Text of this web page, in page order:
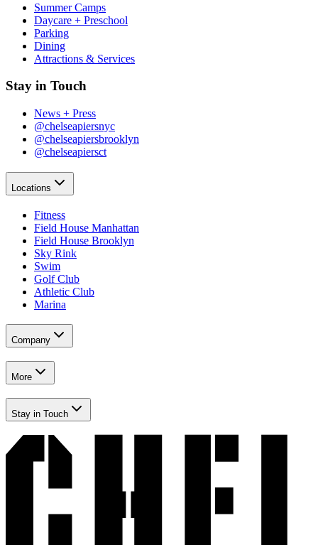
Summer Camps​​​​‌ ‍ ​‍​‍‌‍ ‌ ​‍‌‍‍‌‌‍‌ ‌‍‍‌‌‍ ‍​‍​‍​ ‍‍​‍​‍‌ ​ ‌‍​‌‌‍ ‍‌‍‍‌‌ ‌​‌ ‍‌​‍ ‍‌‍‍‌‌‍ ​‍​‍​‍ ​​‍​‍‌‍‍​‌ ​‍‌‍‌‌‌‍‌‍​‍​‍​ ‍‍​‍​‍‌‍‍​‌ ‌​‌ ‌​‌ ​​‌ ​ ​ ‍‍​‍ ​‍ ‌‍​ ‌‍‍​‌‍‌‌‌‍ ​‌ ​ ‌‍‌‌‌‍​‌‌ ​​‌‍‍‌‌‍‌‌‌ ​‍‌ ​ ​‍ ‍‌ ​ ‌‍​‌‌‍ ‍‌‍‍‌‌ ‌​‌ ‍‌​‍ ‍‌ ​ ‌ ‌​‌ ‌‌‌‍‌​‌‍‍‌‌‍ ​‍ ‌‍‍‌‌‍ ‍‌ ‌​‌‍‌‌‌‍ ‍‌ ‌​​‍ ‌‍‌‌‌‍‌​‌‍‍‌‌ ‌​​‍ ‌‍ ‌‌‍ ‌‍‌​‌‍‌‌​ ‌‌ ​​‌ ​‍‌‍‌‌‌ ​ ‌‍‌‌‌‍ ‍‌ ‌​‌‍​‌‌ ‌​‌‍‍‌‌‍ ‌‍ ‍​ ‍ ‌‍‍‌‌‍‌​​ ‌‌‍‌‍‌‍ ‌‍ ‌ ‌​‌‍‌‌‌ ​‍​ ‍ ‌ ‌​‌ ‍‌‌ ​​‌‍‌‌​ ‌‌‍‌‍‌‍ ‌‍ ‌ ‌​‌‍‌‌‌ ​‍​ ‍ ‌ ​​‌‍​‌‌ ‌​‌‍‍​​ ‌‌‍​ ‌‍ ‌‍ ​‌ ‌‌‌‍ ‌‌‍ ‍‌ ​ ​‍‌‌​ ‌‌‌​​‍‌‌ ‌‍‍ ‌‍‌‌‌ ‍‌​‍‌‌​ ​ ‌​‌​​‍‌‌​ ​ ‌​‌​​‍‌‌​ ​‍​ ​‍​ ‌‌​ ​ ​ ‌‌​ ‍‌‌‍​ ​ ​‍‌‍‌​​ ‍​‌‍​‌​ ‍​​ ​ ​ ​ ​‍‌‌​ ​‍​ ​‍​‍‌‌​ ‌‌‌​‌​​‍ ‍‌‍ ​‌‍‍‌‌‍ ‍‌‍‍ ‌ ​ ​‍‌‌​ ‌‌‌​​‍‌‌ ‌‍‍ ‌‍‌‌‌ ‍‌​‍‌‌​ ​ ‌​‌​​‍‌‌​ ​ ‌​‌​​‍‌‌​ ​‍​ ​‍‌‍​ ​ ‌​‌‍​ ‌‍​‌‌‍​ ​ ​​‌‍​‌​ ‌​​ ‌ ​ ‍‌​ ‌‍‌‍‌​​‍‌‌​ ​‍​ ​‍​‍‌‌​ ‌‌‌​‌​​‍ ‍‌‍ ‍‌‍​‌‌‍ ‌‌‍‌‌​ ‌‍​‍‌‍​‌‌ ​ ‌‍‌‌‌‌‌‌‌ ​‍‌‍ ​​ ‌‌‍‍​‌ ‌​‌ ‌​‌ ​​‌ ​ ​‍‌‌​ ​ ‌​​‌​‍‌‌​ ​‍‌​‌‍​‍‌‌​ ​‍‌​‌‍‌‍​ ‌‍‍​‌‍‌‌‌‍ ​‌ ​ ‌‍‌‌‌‍​‌‌ ​​‌‍‍‌‌‍‌‌‌ ​‍‌ ​ ​‍ ‍‌ ​ ‌‍​‌‌‍ ‍‌‍‍‌‌ ‌​‌ ‍‌​‍ ‍‌ ​ ‌ ‌​‌ ‌‌‌‍‌​‌‍‍‌‌‍ ​‍‌‍‌‍‍‌‌‍‌​​ ‌‌‍‌‍‌‍ ‌‍ ‌ ‌​‌‍‌‌‌ ​‍​‍‌‍‌ ‌​‌ ‍‌‌ ​​‌‍‌‌​ ‌‌‍‌‍‌‍ ‌‍ ‌ ‌​‌‍‌‌‌ ​‍​‍‌‍‌ ​​‌‍​‌‌ ‌​‌‍‍​​ ‌‌‍​ ‌‍ ‌‍ ​‌ ‌‌‌‍ ‌‌‍ ‍‌ ​ ​‍‌‌​ ‌‌‌​​‍‌‌ ‌‍‍ ‌‍‌‌‌ ‍‌​‍‌‌​ ​ ‌​‌​​‍‌‌​ ​ ‌​‌​​‍‌‌​ ​‍​ ​‍​ ‌‌​ ​ ​ ‌‌​ ‍‌‌‍​ ​ ​‍‌‍‌​​ ‍​‌‍​‌​ ‍​​ ​ ​ ​ ​‍‌‌​ ​‍​ ​‍​‍‌‌​ ‌‌‌​‌​​‍ ‍‌‍ ​‌‍‍‌‌‍ ‍‌‍‍ ‌ ​ ​‍‌‌​ ‌‌‌​​‍‌‌ ‌‍‍ ‌‍‌‌‌ ‍‌​‍‌‌​ ​ ‌​‌​​‍‌‌​ ​ ‌​‌​​‍‌‌​ ​‍​ ​‍‌‍​ ​ ‌​‌‍​ ‌‍​‌‌‍​ ​ ​​‌‍​‌​ ‌​​ ‌ ​ ‍‌​ ‌‍‌‍‌​​‍‌‌​ ​‍​ ​‍​‍‌‌​ ‌‌‌​‌​​‍ ‍‌‍ ‍‌‍​‌‌‍ ‌‌‍‌‌​‍‌‍‌ ​​‌‍‌‌‌ ​‍‌ ​ ‌ ​​‌‍‌‌‌‍​ ‌ ‌​‌‍‍‌‌ ‌‍‌‍‌‌​ ‌‌ ​​‌ ‌‌‌‍​‍‌‍ ​‌‍‍‌‌ ​ ‌‍‍​‌‍‌‌‌‍‌​​‍​‍‌ ‌
Daycare + Preschool​​​​‌ ‍ ​‍​‍‌‍ ‌ ​‍‌‍‍‌‌‍‌ ‌‍‍‌‌‍ ‍​‍​‍​ ‍‍​‍​‍‌ ​ ‌‍​‌‌‍ ‍‌‍‍‌‌ ‌​‌ ‍‌​‍ ‍‌‍‍‌‌‍ ​‍​‍​‍ ​​‍​‍‌‍‍​‌ ​‍‌‍‌‌‌‍‌‍​‍​‍​ ‍‍​‍​‍‌‍‍​‌ ‌​‌ ‌​‌ ​​‌ ​ ​ ‍‍​‍ ​‍ ‌‍​ ‌‍‍​‌‍‌‌‌‍ ​‌ ​ ‌‍‌‌‌‍​‌‌ ​​‌‍‍‌‌‍‌‌‌ ​‍‌ ​ ​‍ ‍‌ ​ ‌‍​‌‌‍ ‍‌‍‍‌‌ ‌​‌ ‍‌​‍ ‍‌ ​ ‌ ‌​‌ ‌‌‌‍‌​‌‍‍‌‌‍ ​‍ ‌‍‍‌‌‍ ‍‌ ‌​‌‍‌‌‌‍ ‍‌ ‌​​‍ ‌‍‌‌‌‍‌​‌‍‍‌‌ ‌​​‍ ‌‍ ‌‌‍ ‌‍‌​‌‍‌‌​ ‌‌ ​​‌ ​‍‌‍‌‌‌ ​ ‌‍‌‌‌‍ ‍‌ ‌​‌‍​‌‌ ‌​‌‍‍‌‌‍ ‌‍ ‍​ ‍ ‌‍‍‌‌‍‌​​ ‌‌‍‌‍‌‍ ‌‍ ‌ ‌​‌‍‌‌‌ ​‍​ ‍ ‌ ‌​‌ ‍‌‌ ​​‌‍‌‌​ ‌‌‍‌‍‌‍ ‌‍ ‌ ‌​‌‍‌‌‌ ​‍​ ‍ ‌ ​​‌‍​‌‌ ‌​‌‍‍​​ ‌‌‍​ ‌‍ ‌‍ ​‌ ‌‌‌‍ ‌‌‍ ‍‌ ​ ​‍‌‌​ ‌‌‌​​‍‌‌ ‌‍‍ ‌‍‌‌‌ ‍‌​‍‌‌​ ​ ‌​‌​​‍‌‌​ ​ ‌​‌​​‍‌‌​ ​‍​ ​‍​ ‌‌​ ​ ​ ‌‌​ ‍‌‌‍​ ​ ​‍‌‍‌​​ ‍​‌‍​‌​ ‍​​ ​ ​ ​ ​‍‌‌​ ​‍​ ​‍​‍‌‌​ ‌‌‌​‌​​‍ ‍‌‍ ​‌‍‍‌‌‍ ‍‌‍‍ ‌ ​ ​‍‌‌​ ‌‌‌​​‍‌‌ ‌‍‍ ‌‍‌‌‌ ‍‌​‍‌‌​ ​ ‌​‌​​‍‌‌​ ​ ‌​‌​​‍‌‌​ ​‍​ ​‍​ ​ ​ ​‌​ ‍​​ ​ ​ ​ ​ ​‍​ ​ ‌‍​‌​ ‌‍​ ‌‍​ ‌‍‌‍​‌​‍‌‌​ ​‍​ ​‍​‍‌‌​ ‌‌‌​‌​​‍ ‍‌‍ ‍‌‍​‌‌‍ ‌‌‍‌‌​ ‌‍​‍‌‍​‌‌ ​ ‌‍‌‌‌‌‌‌‌ ​‍‌‍ ​​ ‌‌‍‍​‌ ‌​‌ ‌​‌ ​​‌ ​ ​‍‌‌​ ​ ‌​​‌​‍‌‌​ ​‍‌​‌‍​‍‌‌​ ​‍‌​‌‍‌‍​ ‌‍‍​‌‍‌‌‌‍ ​‌ ​ ‌‍‌‌‌‍​‌‌ ​​‌‍‍‌‌‍‌‌‌ ​‍‌ ​ ​‍ ‍‌ ​ ‌‍​‌‌‍ ‍‌‍‍‌‌ ‌​‌ ‍‌​‍ ‍‌ ​ ‌ ‌​‌ ‌‌‌‍‌​‌‍‍‌‌‍ ​‍‌‍‌‍‍‌‌‍‌​​ ‌‌‍‌‍‌‍ ‌‍ ‌ ‌​‌‍‌‌‌ ​‍​‍‌‍‌ ‌​‌ ‍‌‌ ​​‌‍‌‌​ ‌‌‍‌‍‌‍ ‌‍ ‌ ‌​‌‍‌‌‌ ​‍​‍‌‍‌ ​​‌‍​‌‌ ‌​‌‍‍​​ ‌‌‍​ ‌‍ ‌‍ ​‌ ‌‌‌‍ ‌‌‍ ‍‌ ​ ​‍‌‌​ ‌‌‌​​‍‌‌ ‌‍‍ ‌‍‌‌‌ ‍‌​‍‌‌​ ​ ‌​‌​​‍‌‌​ ​ ‌​‌​​‍‌‌​ ​‍​ ​‍​ ‌‌​ ​ ​ ‌‌​ ‍‌‌‍​ ​ ​‍‌‍‌​​ ‍​‌‍​‌​ ‍​​ ​ ​ ​ ​‍‌‌​ ​‍​ ​‍​‍‌‌​ ‌‌‌​‌​​‍ ‍‌‍ ​‌‍‍‌‌‍ ‍‌‍‍ ‌ ​ ​‍‌‌​ ‌‌‌​​‍‌‌ ‌‍‍ ‌‍‌‌‌ ‍‌​‍‌‌​ ​ ‌​‌​​‍‌‌​ ​ ‌​‌​​‍‌‌​ ​‍​ ​‍​ ​ ​ ​‌​ ‍​​ ​ ​ ​ ​ ​‍​ ​ ‌‍​‌​ ‌‍​ ‌‍​ ‌‍‌‍​‌​‍‌‌​ ​‍​ ​‍​‍‌‌​ ‌‌‌​‌​​‍ ‍‌‍ ‍‌‍​‌‌‍ ‌‌‍‌‌​‍‌‍‌ ​​‌‍‌‌‌ ​‍‌ ​ ‌ ​​‌‍‌‌‌‍​ ‌ ‌​‌‍‍‌‌ ‌‍‌‍‌‌​ ‌‌ ​​‌ ‌‌‌‍​‍‌‍ ​‌‍‍‌‌ ​ ‌‍‍​‌‍‌‌‌‍‌​​‍​‍‌ ‌
Parking​​​​‌ ‍ ​‍​‍‌‍ ‌ ​‍‌‍‍‌‌‍‌ ‌‍‍‌‌‍ ‍​‍​‍​ ‍‍​‍​‍‌ ​ ‌‍​‌‌‍ ‍‌‍‍‌‌ ‌​‌ ‍‌​‍ ‍‌‍‍‌‌‍ ​‍​‍​‍ ​​‍​‍‌‍‍​‌ ​‍‌‍‌‌‌‍‌‍​‍​‍​ ‍‍​‍​‍‌‍‍​‌ ‌​‌ ‌​‌ ​​‌ ​ ​ ‍‍​‍ ​‍ ‌‍​ ‌‍‍​‌‍‌‌‌‍ ​‌ ​ ‌‍‌‌‌‍​‌‌ ​​‌‍‍‌‌‍‌‌‌ ​‍‌ ​ ​‍ ‍‌ ​ ‌‍​‌‌‍ ‍‌‍‍‌‌ ‌​‌ ‍‌​‍ ‍‌ ​ ‌ ‌​‌ ‌‌‌‍‌​‌‍‍‌‌‍ ​‍ ‌‍‍‌‌‍ ‍‌ ‌​‌‍‌‌‌‍ ‍‌ ‌​​‍ ‌‍‌‌‌‍‌​‌‍‍‌‌ ‌​​‍ ‌‍ ‌‌‍ ‌‍‌​‌‍‌‌​ ‌‌ ​​‌ ​‍‌‍‌‌‌ ​ ‌‍‌‌‌‍ ‍‌ ‌​‌‍​‌‌ ‌​‌‍‍‌‌‍ ‌‍ ‍​ ‍ ‌‍‍‌‌‍‌​​ ‌‌‍‌‍‌‍ ‌‍ ‌ ‌​‌‍‌‌‌ ​‍​ ‍ ‌ ‌​‌ ‍‌‌ ​​‌‍‌‌​ ‌‌‍‌‍‌‍ ‌‍ ‌ ‌​‌‍‌‌‌ ​‍​ ‍ ‌ ​​‌‍​‌‌ ‌​‌‍‍​​ ‌‌‍​ ‌‍ ‌‍ ​‌ ‌‌‌‍ ‌‌‍ ‍‌ ​ ​‍‌‌​ ‌‌‌​​‍‌‌ ‌‍‍ ‌‍‌‌‌ ‍‌​‍‌‌​ ​ ‌​‌​​‍‌‌​ ​ ‌​‌​​‍‌‌​ ​‍​ ​‍​ ‌‌​ ​ ​ ‌‌​ ‍‌‌‍​ ​ ​‍‌‍‌​​ ‍​‌‍​‌​ ‍​​ ​ ​ ​ ​‍‌‌​ ​‍​ ​‍​‍‌‌​ ‌‌‌​‌​​‍ ‍‌‍ ​‌‍‍‌‌‍ ‍‌‍‍ ‌ ​ ​‍‌‌​ ‌‌‌​​‍‌‌ ‌‍‍ ‌‍‌‌‌ ‍‌​‍‌‌​ ​ ‌​‌​​‍‌‌​ ​ ‌​‌​​‍‌‌​ ​‍​ ​‍‌‍​‍​ ​​‌‍‌‍​ ‌‍‌‍‌‍​ ​‌‌‍‌‌‌‍‌‍​ ‌ ​ ​‌‌‍‌‍‌‍‌​​‍‌‌​ ​‍​ ​‍​‍‌‌​ ‌‌‌​‌​​‍ ‍‌‍ ‍‌‍​‌‌‍ ‌‌‍‌‌​ ‌‍​‍‌‍​‌‌ ​ ‌‍‌‌‌‌‌‌‌ ​‍‌‍ ​​ ‌‌‍‍​‌ ‌​‌ ‌​‌ ​​‌ ​ ​‍‌‌​ ​ ‌​​‌​‍‌‌​ ​‍‌​‌‍​‍‌‌​ ​‍‌​‌‍‌‍​ ‌‍‍​‌‍‌‌‌‍ ​‌ ​ ‌‍‌‌‌‍​‌‌ ​​‌‍‍‌‌‍‌‌‌ ​‍‌ ​ ​‍ ‍‌ ​ ‌‍​‌‌‍ ‍‌‍‍‌‌ ‌​‌ ‍‌​‍ ‍‌ ​ ‌ ‌​‌ ‌‌‌‍‌​‌‍‍‌‌‍ ​‍‌‍‌‍‍‌‌‍‌​​ ‌‌‍‌‍‌‍ ‌‍ ‌ ‌​‌‍‌‌‌ ​‍​‍‌‍‌ ‌​‌ ‍‌‌ ​​‌‍‌‌​ ‌‌‍‌‍‌‍ ‌‍ ‌ ‌​‌‍‌‌‌ ​‍​‍‌‍‌ ​​‌‍​‌‌ ‌​‌‍‍​​ ‌‌‍​ ‌‍ ‌‍ ​‌ ‌‌‌‍ ‌‌‍ ‍‌ ​ ​‍‌‌​ ‌‌‌​​‍‌‌ ‌‍‍ ‌‍‌‌‌ ‍‌​‍‌‌​ ​ ‌​‌​​‍‌‌​ ​ ‌​‌​​‍‌‌​ ​‍​ ​‍​ ‌‌​ ​ ​ ‌‌​ ‍‌‌‍​ ​ ​‍‌‍‌​​ ‍​‌‍​‌​ ‍​​ ​ ​ ​ ​‍‌‌​ ​‍​ ​‍​‍‌‌​ ‌‌‌​‌​​‍ ‍‌‍ ​‌‍‍‌‌‍ ‍‌‍‍ ‌ ​ ​‍‌‌​ ‌‌‌​​‍‌‌ ‌‍‍ ‌‍‌‌‌ ‍‌​‍‌‌​ ​ ‌​‌​​‍‌‌​ ​ ‌​‌​​‍‌‌​ ​‍​ ​‍‌‍​‍​ ​​‌‍‌‍​ ‌‍‌‍‌‍​ ​‌‌‍‌‌‌‍‌‍​ ‌ ​ ​‌‌‍‌‍‌‍‌​​‍‌‌​ ​‍​ ​‍​‍‌‌​ ‌‌‌​‌​​‍ ‍‌‍ ‍‌‍​‌‌‍ ‌‌‍‌‌​‍‌‍‌ ​​‌‍‌‌‌ ​‍‌ ​ ‌ ​​‌‍‌‌‌‍​ ‌ ‌​‌‍‍‌‌ ‌‍‌‍‌‌​ ‌‌ ​​‌ ‌‌‌‍​‍‌‍ ​‌‍‍‌‌ ​ ‌‍‍​‌‍‌‌‌‍‌​​‍​‍‌ ‌
Dining​​​​‌ ‍ ​‍​‍‌‍ ‌ ​‍‌‍‍‌‌‍‌ ‌‍‍‌‌‍ ‍​‍​‍​ ‍‍​‍​‍‌ ​ ‌‍​‌‌‍ ‍‌‍‍‌‌ ‌​‌ ‍‌​‍ ‍‌‍‍‌‌‍ ​‍​‍​‍ ​​‍​‍‌‍‍​‌ ​‍‌‍‌‌‌‍‌‍​‍​‍​ ‍‍​‍​‍‌‍‍​‌ ‌​‌ ‌​‌ ​​‌ ​ ​ ‍‍​‍ ​‍ ‌‍​ ‌‍‍​‌‍‌‌‌‍ ​‌ ​ ‌‍‌‌‌‍​‌‌ ​​‌‍‍‌‌‍‌‌‌ ​‍‌ ​ ​‍ ‍‌ ​ ‌‍​‌‌‍ ‍‌‍‍‌‌ ‌​‌ ‍‌​‍ ‍‌ ​ ‌ ‌​‌ ‌‌‌‍‌​‌‍‍‌‌‍ ​‍ ‌‍‍‌‌‍ ‍‌ ‌​‌‍‌‌‌‍ ‍‌ ‌​​‍ ‌‍‌‌‌‍‌​‌‍‍‌‌ ‌​​‍ ‌‍ ‌‌‍ ‌‍‌​‌‍‌‌​ ‌‌ ​​‌ ​‍‌‍‌‌‌ ​ ‌‍‌‌‌‍ ‍‌ ‌​‌‍​‌‌ ‌​‌‍‍‌‌‍ ‌‍ ‍​ ‍ ‌‍‍‌‌‍‌​​ ‌‌‍‌‍‌‍ ‌‍ ‌ ‌​‌‍‌‌‌ ​‍​ ‍ ‌ ‌​‌ ‍‌‌ ​​‌‍‌‌​ ‌‌‍‌‍‌‍ ‌‍ ‌ ‌​‌‍‌‌‌ ​‍​ ‍ ‌ ​​‌‍​‌‌ ‌​‌‍‍​​ ‌‌‍​ ‌‍ ‌‍ ​‌ ‌‌‌‍ ‌‌‍ ‍‌ ​ ​‍‌‌​ ‌‌‌​​‍‌‌ ‌‍‍ ‌‍‌‌‌ ‍‌​‍‌‌​ ​ ‌​‌​​‍‌‌​ ​ ‌​‌​​‍‌‌​ ​‍​ ​‍​ ‌‌​ ​ ​ ‌‌​ ‍‌‌‍​ ​ ​‍‌‍‌​​ ‍​‌‍​‌​ ‍​​ ​ ​ ​ ​‍‌‌​ ​‍​ ​‍​‍‌‌​ ‌‌‌​‌​​‍ ‍‌‍ ​‌‍‍‌‌‍ ‍‌‍‍ ‌ ​ ​‍‌‌​ ‌‌‌​​‍‌‌ ‌‍‍ ‌‍‌‌‌ ‍‌​‍‌‌​ ​ ‌​‌​​‍‌‌​ ​ ‌​‌​​‍‌‌​ ​‍​ ​‍​ ‍​‌‍‌‍‌‍‌​​ ‌‍​ ‍‌‌‍​‍‌‍‌‌​ ‌ ‌‍‌‍​ ‌​​ ‌​​ ​‍​‍‌‌​ ​‍​ ​‍​‍‌‌​ ‌‌‌​‌​​‍ ‍‌‍ ‍‌‍​‌‌‍ ‌‌‍‌‌​ ‌‍​‍‌‍​‌‌ ​ ‌‍‌‌‌‌‌‌‌ ​‍‌‍ ​​ ‌‌‍‍​‌ ‌​‌ ‌​‌ ​​‌ ​ ​‍‌‌​ ​ ‌​​‌​‍‌‌​ ​‍‌​‌‍​‍‌‌​ ​‍‌​‌‍‌‍​ ‌‍‍​‌‍‌‌‌‍ ​‌ ​ ‌‍‌‌‌‍​‌‌ ​​‌‍‍‌‌‍‌‌‌ ​‍‌ ​ ​‍ ‍‌ ​ ‌‍​‌‌‍ ‍‌‍‍‌‌ ‌​‌ ‍‌​‍ ‍‌ ​ ‌ ‌​‌ ‌‌‌‍‌​‌‍‍‌‌‍ ​‍‌‍‌‍‍‌‌‍‌​​ ‌‌‍‌‍‌‍ ‌‍ ‌ ‌​‌‍‌‌‌ ​‍​‍‌‍‌ ‌​‌ ‍‌‌ ​​‌‍‌‌​ ‌‌‍‌‍‌‍ ‌‍ ‌ ‌​‌‍‌‌‌ ​‍​‍‌‍‌ ​​‌‍​‌‌ ‌​‌‍‍​​ ‌‌‍​ ‌‍ ‌‍ ​‌ ‌‌‌‍ ‌‌‍ ‍‌ ​ ​‍‌‌​ ‌‌‌​​‍‌‌ ‌‍‍ ‌‍‌‌‌ ‍‌​‍‌‌​ ​ ‌​‌​​‍‌‌​ ​ ‌​‌​​‍‌‌​ ​‍​ ​‍​ ‌‌​ ​ ​ ‌‌​ ‍‌‌‍​ ​ ​‍‌‍‌​​ ‍​‌‍​‌​ ‍​​ ​ ​ ​ ​‍‌‌​ ​‍​ ​‍​‍‌‌​ ‌‌‌​‌​​‍ ‍‌‍ ​‌‍‍‌‌‍ ‍‌‍‍ ‌ ​ ​‍‌‌​ ‌‌‌​​‍‌‌ ‌‍‍ ‌‍‌‌‌ ‍‌​‍‌‌​ ​ ‌​‌​​‍‌‌​ ​ ‌​‌​​‍‌‌​ ​‍​ ​‍​ ‍​‌‍‌‍‌‍‌​​ ‌‍​ ‍‌‌‍​‍‌‍‌‌​ ‌ ‌‍‌‍​ ‌​​ ‌​​ ​‍​‍‌‌​ ​‍​ ​‍​‍‌‌​ ‌‌‌​‌​​‍ ‍‌‍ ‍‌‍​‌‌‍ ‌‌‍‌‌​‍‌‍‌ ​​‌‍‌‌‌ ​‍‌ ​ ‌ ​​‌‍‌‌‌‍​ ‌ ‌​‌‍‍‌‌ ‌‍‌‍‌‌​ ‌‌ ​​‌ ‌‌‌‍​‍‌‍ ​‌‍‍‌‌ ​ ‌‍‍​‌‍‌‌‌‍‌​​‍​‍‌ ‌
Attractions & Services​​​​‌ ‍ ​‍​‍‌‍ ‌ ​‍‌‍‍‌‌‍‌ ‌‍‍‌‌‍ ‍​‍​‍​ ‍‍​‍​‍‌ ​ ‌‍​‌‌‍ ‍‌‍‍‌‌ ‌​‌ ‍‌​‍ ‍‌‍‍‌‌‍ ​‍​‍​‍ ​​‍​‍‌‍‍​‌ ​‍‌‍‌‌‌‍‌‍​‍​‍​ ‍‍​‍​‍‌‍‍​‌ ‌​‌ ‌​‌ ​​‌ ​ ​ ‍‍​‍ ​‍ ‌‍​ ‌‍‍​‌‍‌‌‌‍ ​‌ ​ ‌‍‌‌‌‍​‌‌ ​​‌‍‍‌‌‍‌‌‌ ​‍‌ ​ ​‍ ‍‌ ​ ‌‍​‌‌‍ ‍‌‍‍‌‌ ‌​‌ ‍‌​‍ ‍‌ ​ ‌ ‌​‌ ‌‌‌‍‌​‌‍‍‌‌‍ ​‍ ‌‍‍‌‌‍ ‍‌ ‌​‌‍‌‌‌‍ ‍‌ ‌​​‍ ‌‍‌‌‌‍‌​‌‍‍‌‌ ‌​​‍ ‌‍ ‌‌‍ ‌‍‌​‌‍‌‌​ ‌‌ ​​‌ ​‍‌‍‌‌‌ ​ ‌‍‌‌‌‍ ‍‌ ‌​‌‍​‌‌ ‌​‌‍‍‌‌‍ ‌‍ ‍​ ‍ ‌‍‍‌‌‍‌​​ ‌‌‍‌‍‌‍ ‌‍ ‌ ‌​‌‍‌‌‌ ​‍​ ‍ ‌ ‌​‌ ‍‌‌ ​​‌‍‌‌​ ‌‌‍‌‍‌‍ ‌‍ ‌ ‌​‌‍‌‌‌ ​‍​ ‍ ‌ ​​‌‍​‌‌ ‌​‌‍‍​​ ‌‌‍​ ‌‍ ‌‍ ​‌ ‌‌‌‍ ‌‌‍ ‍‌ ​ ​‍‌‌​ ‌‌‌​​‍‌‌ ‌‍‍ ‌‍‌‌‌ ‍‌​‍‌‌​ ​ ‌​‌​​‍‌‌​ ​ ‌​‌​​‍‌‌​ ​‍​ ​‍​ ‌‌​ ​ ​ ‌‌​ ‍‌‌‍​ ​ ​‍‌‍‌​​ ‍​‌‍​‌​ ‍​​ ​ ​ ​ ​‍‌‌​ ​‍​ ​‍​‍‌‌​ ‌‌‌​‌​​‍ ‍‌‍ ​‌‍‍‌‌‍ ‍‌‍‍ ‌ ​ ​‍‌‌​ ‌‌‌​​‍‌‌ ‌‍‍ ‌‍‌‌‌ ‍‌​‍‌‌​ ​ ‌​‌​​‍‌‌​ ​ ‌​‌​​‍‌‌​ ​‍​ ​‍​ ​​​ ​ ​ ‍‌​ ‍‌​ ​‍​ ‌​‌‍​‍​ ‌ ​ ​‍​ ‌ ‌‍​‍‌‍‌​​‍‌‌​ ​‍​ ​‍​‍‌‌​ ‌‌‌​‌​​‍ ‍‌‍ ‍‌‍​‌‌‍ ‌‌‍‌‌​ ‌‍​‍‌‍​‌‌ ​ ‌‍‌‌‌‌‌‌‌ ​‍‌‍ ​​ ‌‌‍‍​‌ ‌​‌ ‌​‌ ​​‌ ​ ​‍‌‌​ ​ ‌​​‌​‍‌‌​ ​‍‌​‌‍​‍‌‌​ ​‍‌​‌‍‌‍​ ‌‍‍​‌‍‌‌‌‍ ​‌ ​ ‌‍‌‌‌‍​‌‌ ​​‌‍‍‌‌‍‌‌‌ ​‍‌ ​ ​‍ ‍‌ ​ ‌‍​‌‌‍ ‍‌‍‍‌‌ ‌​‌ ‍‌​‍ ‍‌ ​ ‌ ‌​‌ ‌‌‌‍‌​‌‍‍‌‌‍ ​‍‌‍‌‍‍‌‌‍‌​​ ‌‌‍‌‍‌‍ ‌‍ ‌ ‌​‌‍‌‌‌ ​‍​‍‌‍‌ ‌​‌ ‍‌‌ ​​‌‍‌‌​ ‌‌‍‌‍‌‍ ‌‍ ‌ ‌​‌‍‌‌‌ ​‍​‍‌‍‌ ​​‌‍​‌‌ ‌​‌‍‍​​ ‌‌‍​ ‌‍ ‌‍ ​‌ ‌‌‌‍ ‌‌‍ ‍‌ ​ ​‍‌‌​ ‌‌‌​​‍‌‌ ‌‍‍ ‌‍‌‌‌ ‍‌​‍‌‌​ ​ ‌​‌​​‍‌‌​ ​ ‌​‌​​‍‌‌​ ​‍​ ​‍​ ‌‌​ ​ ​ ‌‌​ ‍‌‌‍​ ​ ​‍‌‍‌​​ ‍​‌‍​‌​ ‍​​ ​ ​ ​ ​‍‌‌​ ​‍​ ​‍​‍‌‌​ ‌‌‌​‌​​‍ ‍‌‍ ​‌‍‍‌‌‍ ‍‌‍‍ ‌ ​ ​‍‌‌​ ‌‌‌​​‍‌‌ ‌‍‍ ‌‍‌‌‌ ‍‌​‍‌‌​ ​ ‌​‌​​‍‌‌​ ​ ‌​‌​​‍‌‌​ ​‍​ ​‍​ ​​​ ​ ​ ‍‌​ ‍‌​ ​‍​ ‌​‌‍​‍​ ‌ ​ ​‍​ ‌ ‌‍​‍‌‍‌​​‍‌‌​ ​‍​ ​‍​‍‌‌​ ‌‌‌​‌​​‍ ‍‌‍ ‍‌‍​‌‌‍ ‌‌‍‌‌​‍‌‍‌ ​​‌‍‌‌‌ ​‍‌ ​ ‌ ​​‌‍‌‌‌‍​ ‌ ‌​‌‍‍‌‌ ‌‍‌‍‌‌​ ‌‌ ​​‌ ‌‌‌‍​‍‌‍ ​‌‍‍‌‌ ​ ‌‍‍​‌‍‌‌‌‍‌​​‍​‍‌ ‌
Stay in Touch​​​​‌ ‍ ​‍​‍‌‍ ‌ ​‍‌‍‍‌‌‍‌ ‌‍‍‌‌‍ ‍​‍​‍​ ‍‍​‍​‍‌ ​ ‌‍​‌‌‍ ‍‌‍‍‌‌ ‌​‌ ‍‌​‍ ‍‌‍‍‌‌‍ ​‍​‍​‍ ​​‍​‍‌‍‍​‌ ​‍‌‍‌‌‌‍‌‍​‍​‍​ ‍‍​‍​‍‌‍‍​‌ ‌​‌ ‌​‌ ​​‌ ​ ​ ‍‍​‍ ​‍ ‌‍​ ‌‍‍​‌‍‌‌‌‍ ​‌ ​ ‌‍‌‌‌‍​‌‌ ​​‌‍‍‌‌‍‌‌‌ ​‍‌ ​ ​‍ ‍‌ ​ ‌‍​‌‌‍ ‍‌‍‍‌‌ ‌​‌ ‍‌​‍ ‍‌ ​ ‌ ‌​‌ ‌‌‌‍‌​‌‍‍‌‌‍ ​‍ ‌‍‍‌‌‍ ‍‌ ‌​‌‍‌‌‌‍ ‍‌ ‌​​‍ ‌‍‌‌‌‍‌​‌‍‍‌‌ ‌​​‍ ‌‍ ‌‌‍ ‌‍‌​‌‍‌‌​ ‌‌ ​​‌ ​‍‌‍‌‌‌ ​ ‌‍‌‌‌‍ ‍‌ ‌​‌‍​‌‌ ‌​‌‍‍‌‌‍ ‌‍ ‍​ ‍ ‌‍‍‌‌‍‌​​ ‌‌‍‌‍‌‍ ‌‍ ‌ ‌​‌‍‌‌‌ ​‍​ ‍ ‌ ‌​‌ ‍‌‌ ​​‌‍‌‌​ ‌‌‍‌‍‌‍ ‌‍ ‌ ‌​‌‍‌‌‌ ​‍​ ‍ ‌ ​​‌‍​‌‌ ‌​‌‍‍​​ ‌‌‍​ ‌‍ ‌‍ ​‌ ‌‌‌‍ ‌‌‍ ‍‌ ​ ​‍‌‌​ ‌‌‌​​‍‌‌ ‌‍‍ ‌‍‌‌‌ ‍‌​‍‌‌​ ​ ‌​‌​​‍‌‌​ ​ ‌​‌​​‍‌‌​ ​‍​ ​‍​ ‍​‌‍​‍‌‍‌​​ ​‌‌‍​‍‌‍‌‌‌‍‌‌‌‍‌​‌‍​‌​ ​‍‌‍‌‌‌‍​‌​‍‌‌​ ​‍​ ​‍​‍‌‌​ ‌‌‌​‌​​‍ ‍‌ ‌​‌‍‍‌‌ ‌​‌‍ ​‌‍‌‌​ ‌‍​‍‌‍​‌‌ ​ ‌‍‌‌‌‌‌‌‌ ​‍‌‍ ​​ ‌‌‍‍​‌ ‌​‌ ‌​‌ ​​‌ ​ ​‍‌‌​ ​ ‌​​‌​‍‌‌​ ​‍‌​‌‍​‍‌‌​ ​‍‌​‌‍‌‍​ ‌‍‍​‌‍‌‌‌‍ ​‌ ​ ‌‍‌‌‌‍​‌‌ ​​‌‍‍‌‌‍‌‌‌ ​‍‌ ​ ​‍ ‍‌ ​ ‌‍​‌‌‍ ‍‌‍‍‌‌ ‌​‌ ‍‌​‍ ‍‌ ​ ‌ ‌​‌ ‌‌‌‍‌​‌‍‍‌‌‍ ​‍‌‍‌‍‍‌‌‍‌​​ ‌‌‍‌‍‌‍ ‌‍ ‌ ‌​‌‍‌‌‌ ​‍​‍‌‍‌ ‌​‌ ‍‌‌ ​​‌‍‌‌​ ‌‌‍‌‍‌‍ ‌‍ ‌ ‌​‌‍‌‌‌ ​‍​‍‌‍‌ ​​‌‍​‌‌ ‌​‌‍‍​​ ‌‌‍​ ‌‍ ‌‍ ​‌ ‌‌‌‍ ‌‌‍ ‍‌ ​ ​‍‌‌​ ‌‌‌​​‍‌‌ ‌‍‍ ‌‍‌‌‌ ‍‌​‍‌‌​ ​ ‌​‌​​‍‌‌​ ​ ‌​‌​​‍‌‌​ ​‍​ ​‍​ ‍​‌‍​‍‌‍‌​​ ​‌‌‍​‍‌‍‌‌‌‍‌‌‌‍‌​‌‍​‌​ ​‍‌‍‌‌‌‍​‌​‍‌‌​ ​‍​ ​‍​‍‌‌​ ‌‌‌​‌​​‍ ‍‌ ‌​‌‍‍‌‌ ‌​‌‍ ​‌‍‌‌​‍‌‍‌ ​​‌‍‌‌‌ ​‍‌ ​ ‌ ​​‌‍‌‌‌‍​ ‌ ‌​‌‍‍‌‌ ‌‍‌‍‌‌​ ‌‌ ​​‌ ‌‌‌‍​‍‌‍ ​‌‍‍‌‌ ​ ‌‍‍​‌‍‌‌‌‍‌​​‍​‍‌ ‌
News + Press​​​​‌ ‍ ​‍​‍‌‍ ‌ ​‍‌‍‍‌‌‍‌ ‌‍‍‌‌‍ ‍​‍​‍​ ‍‍​‍​‍‌ ​ ‌‍​‌‌‍ ‍‌‍‍‌‌ ‌​‌ ‍‌​‍ ‍‌‍‍‌‌‍ ​‍​‍​‍ ​​‍​‍‌‍‍​‌ ​‍‌‍‌‌‌‍‌‍​‍​‍​ ‍‍​‍​‍‌‍‍​‌ ‌​‌ ‌​‌ ​​‌ ​ ​ ‍‍​‍ ​‍ ‌‍​ ‌‍‍​‌‍‌‌‌‍ ​‌ ​ ‌‍‌‌‌‍​‌‌ ​​‌‍‍‌‌‍‌‌‌ ​‍‌ ​ ​‍ ‍‌ ​ ‌‍​‌‌‍ ‍‌‍‍‌‌ ‌​‌ ‍‌​‍ ‍‌ ​ ‌ ‌​‌ ‌‌‌‍‌​‌‍‍‌‌‍ ​‍ ‌‍‍‌‌‍ ‍‌ ‌​‌‍‌‌‌‍ ‍‌ ‌​​‍ ‌‍‌‌‌‍‌​‌‍‍‌‌ ‌​​‍ ‌‍ ‌‌‍ ‌‍‌​‌‍‌‌​ ‌‌ ​​‌ ​‍‌‍‌‌‌ ​ ‌‍‌‌‌‍ ‍‌ ‌​‌‍​‌‌ ‌​‌‍‍‌‌‍ ‌‍ ‍​ ‍ ‌‍‍‌‌‍‌​​ ‌‌‍‌‍‌‍ ‌‍ ‌ ‌​‌‍‌‌‌ ​‍​ ‍ ‌ ‌​‌ ‍‌‌ ​​‌‍‌‌​ ‌‌‍‌‍‌‍ ‌‍ ‌ ‌​‌‍‌‌‌ ​‍​ ‍ ‌ ​​‌‍​‌‌ ‌​‌‍‍​​ ‌‌‍​ ‌‍ ‌‍ ​‌ ‌‌‌‍ ‌‌‍ ‍‌ ​ ​‍‌‌​ ‌‌‌​​‍‌‌ ‌‍‍ ‌‍‌‌‌ ‍‌​‍‌‌​ ​ ‌​‌​​‍‌‌​ ​ ‌​‌​​‍‌‌​ ​‍​ ​‍​ ‍​‌‍​‍‌‍‌​​ ​‌‌‍​‍‌‍‌‌‌‍‌‌‌‍‌​‌‍​‌​ ​‍‌‍‌‌‌‍​‌​‍‌‌​ ​‍​ ​‍​‍‌‌​ ‌‌‌​‌​​‍ ‍‌‍ ​‌‍‍‌‌‍ ‍‌‍‍ ‌ ​ ​‍‌‌​ ‌‌‌​​‍‌‌ ‌‍‍ ‌‍‌‌‌ ‍‌​‍‌‌​ ​ ‌​‌​​‍‌‌​ ​ ‌​‌​​‍‌‌​ ​‍​ ​‍‌‍‌‍​ ‌‌​ ​‍​ ‍‌‌‍​‌‌‍‌​​ ‍​‌‍​‍​ ‍‌​ ​‍​ ‌​​ ​ ​‍‌‌​ ​‍​ ​‍​‍‌‌​ ‌‌‌​‌​​‍ ‍‌‍ ‍‌‍​‌‌‍ ‌‌‍‌‌​ ‌‍​‍‌‍​‌‌ ​ ‌‍‌‌‌‌‌‌‌ ​‍‌‍ ​​ ‌‌‍‍​‌ ‌​‌ ‌​‌ ​​‌ ​ ​‍‌‌​ ​ ‌​​‌​‍‌‌​ ​‍‌​‌‍​‍‌‌​ ​‍‌​‌‍‌‍​ ‌‍‍​‌‍‌‌‌‍ ​‌ ​ ‌‍‌‌‌‍​‌‌ ​​‌‍‍‌‌‍‌‌‌ ​‍‌ ​ ​‍ ‍‌ ​ ‌‍​‌‌‍ ‍‌‍‍‌‌ ‌​‌ ‍‌​‍ ‍‌ ​ ‌ ‌​‌ ‌‌‌‍‌​‌‍‍‌‌‍ ​‍‌‍‌‍‍‌‌‍‌​​ ‌‌‍‌‍‌‍ ‌‍ ‌ ‌​‌‍‌‌‌ ​‍​‍‌‍‌ ‌​‌ ‍‌‌ ​​‌‍‌‌​ ‌‌‍‌‍‌‍ ‌‍ ‌ ‌​‌‍‌‌‌ ​‍​‍‌‍‌ ​​‌‍​‌‌ ‌​‌‍‍​​ ‌‌‍​ ‌‍ ‌‍ ​‌ ‌‌‌‍ ‌‌‍ ‍‌ ​ ​‍‌‌​ ‌‌‌​​‍‌‌ ‌‍‍ ‌‍‌‌‌ ‍‌​‍‌‌​ ​ ‌​‌​​‍‌‌​ ​ ‌​‌​​‍‌‌​ ​‍​ ​‍​ ‍​‌‍​‍‌‍‌​​ ​‌‌‍​‍‌‍‌‌‌‍‌‌‌‍‌​‌‍​‌​ ​‍‌‍‌‌‌‍​‌​‍‌‌​ ​‍​ ​‍​‍‌‌​ ‌‌‌​‌​​‍ ‍‌‍ ​‌‍‍‌‌‍ ‍‌‍‍ ‌ ​ ​‍‌‌​ ‌‌‌​​‍‌‌ ‌‍‍ ‌‍‌‌‌ ‍‌​‍‌‌​ ​ ‌​‌​​‍‌‌​ ​ ‌​‌​​‍‌‌​ ​‍​ ​‍‌‍‌‍​ ‌‌​ ​‍​ ‍‌‌‍​‌‌‍‌​​ ‍​‌‍​‍​ ‍‌​ ​‍​ ‌​​ ​ ​‍‌‌​ ​‍​ ​‍​‍‌‌​ ‌‌‌​‌​​‍ ‍‌‍ ‍‌‍​‌‌‍ ‌‌‍‌‌​‍‌‍‌ ​​‌‍‌‌‌ ​‍‌ ​ ‌ ​​‌‍‌‌‌‍​ ‌ ‌​‌‍‍‌‌ ‌‍‌‍‌‌​ ‌‌ ​​‌ ‌‌‌‍​‍‌‍ ​‌‍‍‌‌ ​ ‌‍‍​‌‍‌‌‌‍‌​​‍​‍‌ ‌
@chelseapiersnyc​​​​‌ ‍ ​‍​‍‌‍ ‌ ​‍‌‍‍‌‌‍‌ ‌‍‍‌‌‍ ‍​‍​‍​ ‍‍​‍​‍‌ ​ ‌‍​‌‌‍ ‍‌‍‍‌‌ ‌​‌ ‍‌​‍ ‍‌‍‍‌‌‍ ​‍​‍​‍ ​​‍​‍‌‍‍​‌ ​‍‌‍‌‌‌‍‌‍​‍​‍​ ‍‍​‍​‍‌‍‍​‌ ‌​‌ ‌​‌ ​​‌ ​ ​ ‍‍​‍ ​‍ ‌‍​ ‌‍‍​‌‍‌‌‌‍ ​‌ ​ ‌‍‌‌‌‍​‌‌ ​​‌‍‍‌‌‍‌‌‌ ​‍‌ ​ ​‍ ‍‌ ​ ‌‍​‌‌‍ ‍‌‍‍‌‌ ‌​‌ ‍‌​‍ ‍‌ ​ ‌ ‌​‌ ‌‌‌‍‌​‌‍‍‌‌‍ ​‍ ‌‍‍‌‌‍ ‍‌ ‌​‌‍‌‌‌‍ ‍‌ ‌​​‍ ‌‍‌‌‌‍‌​‌‍‍‌‌ ‌​​‍ ‌‍ ‌‌‍ ‌‍‌​‌‍‌‌​ ‌‌ ​​‌ ​‍‌‍‌‌‌ ​ ‌‍‌‌‌‍ ‍‌ ‌​‌‍​‌‌ ‌​‌‍‍‌‌‍ ‌‍ ‍​ ‍ ‌‍‍‌‌‍‌​​ ‌‌‍‌‍‌‍ ‌‍ ‌ ‌​‌‍‌‌‌ ​‍​ ‍ ‌ ‌​‌ ‍‌‌ ​​‌‍‌‌​ ‌‌‍‌‍‌‍ ‌‍ ‌ ‌​‌‍‌‌‌ ​‍​ ‍ ‌ ​​‌‍​‌‌ ‌​‌‍‍​​ ‌‌‍​ ‌‍ ‌‍ ​‌ ‌‌‌‍ ‌‌‍ ‍‌ ​ ​‍‌‌​ ‌‌‌​​‍‌‌ ‌‍‍ ‌‍‌‌‌ ‍‌​‍‌‌​ ​ ‌​‌​​‍‌‌​ ​ ‌​‌​​‍‌‌​ ​‍​ ​‍​ ‍​‌‍​‍‌‍‌​​ ​‌‌‍​‍‌‍‌‌‌‍‌‌‌‍‌​‌‍​‌​ ​‍‌‍‌‌‌‍​‌​‍‌‌​ ​‍​ ​‍​‍‌‌​ ‌‌‌​‌​​‍ ‍‌‍ ​‌‍‍‌‌‍ ‍‌‍‍ ‌ ​ ​‍‌‌​ ‌‌‌​​‍‌‌ ‌‍‍ ‌‍‌‌‌ ‍‌​‍‌‌​ ​ ‌​‌​​‍‌‌​ ​ ‌​‌​​‍‌‌​ ​‍​ ​‍​ ‌​​ ​ ​ ​​‌‍‌‌‌‍​ ‌‍​‌​ ​​​ ‌​‌‍‌‌‌‍‌‍​ ‌​​ ‍‌​‍‌‌​ ​‍​ ​‍​‍‌‌​ ‌‌‌​‌​​‍ ‍‌‍ ‍‌‍​‌‌‍ ‌‌‍‌‌​ ‌‍​‍‌‍​‌‌ ​ ‌‍‌‌‌‌‌‌‌ ​‍‌‍ ​​ ‌‌‍‍​‌ ‌​‌ ‌​‌ ​​‌ ​ ​‍‌‌​ ​ ‌​​‌​‍‌‌​ ​‍‌​‌‍​‍‌‌​ ​‍‌​‌‍‌‍​ ‌‍‍​‌‍‌‌‌‍ ​‌ ​ ‌‍‌‌‌‍​‌‌ ​​‌‍‍‌‌‍‌‌‌ ​‍‌ ​ ​‍ ‍‌ ​ ‌‍​‌‌‍ ‍‌‍‍‌‌ ‌​‌ ‍‌​‍ ‍‌ ​ ‌ ‌​‌ ‌‌‌‍‌​‌‍‍‌‌‍ ​‍‌‍‌‍‍‌‌‍‌​​ ‌‌‍‌‍‌‍ ‌‍ ‌ ‌​‌‍‌‌‌ ​‍​‍‌‍‌ ‌​‌ ‍‌‌ ​​‌‍‌‌​ ‌‌‍‌‍‌‍ ‌‍ ‌ ‌​‌‍‌‌‌ ​‍​‍‌‍‌ ​​‌‍​‌‌ ‌​‌‍‍​​ ‌‌‍​ ‌‍ ‌‍ ​‌ ‌‌‌‍ ‌‌‍ ‍‌ ​ ​‍‌‌​ ‌‌‌​​‍‌‌ ‌‍‍ ‌‍‌‌‌ ‍‌​‍‌‌​ ​ ‌​‌​​‍‌‌​ ​ ‌​‌​​‍‌‌​ ​‍​ ​‍​ ‍​‌‍​‍‌‍‌​​ ​‌‌‍​‍‌‍‌‌‌‍‌‌‌‍‌​‌‍​‌​ ​‍‌‍‌‌‌‍​‌​‍‌‌​ ​‍​ ​‍​‍‌‌​ ‌‌‌​‌​​‍ ‍‌‍ ​‌‍‍‌‌‍ ‍‌‍‍ ‌ ​ ​‍‌‌​ ‌‌‌​​‍‌‌ ‌‍‍ ‌‍‌‌‌ ‍‌​‍‌‌​ ​ ‌​‌​​‍‌‌​ ​ ‌​‌​​‍‌‌​ ​‍​ ​‍​ ‌​​ ​ ​ ​​‌‍‌‌‌‍​ ‌‍​‌​ ​​​ ‌​‌‍‌‌‌‍‌‍​ ‌​​ ‍‌​‍‌‌​ ​‍​ ​‍​‍‌‌​ ‌‌‌​‌​​‍ ‍‌‍ ‍‌‍​‌‌‍ ‌‌‍‌‌​‍‌‍‌ ​​‌‍‌‌‌ ​‍‌ ​ ‌ ​​‌‍‌‌‌‍​ ‌ ‌​‌‍‍‌‌ ‌‍‌‍‌‌​ ‌‌ ​​‌ ‌‌‌‍​‍‌‍ ​‌‍‍‌‌ ​ ‌‍‍​‌‍‌‌‌‍‌​​‍​‍‌ ‌
@chelseapiersbrooklyn​​​​‌ ‍ ​‍​‍‌‍ ‌ ​‍‌‍‍‌‌‍‌ ‌‍‍‌‌‍ ‍​‍​‍​ ‍‍​‍​‍‌ ​ ‌‍​‌‌‍ ‍‌‍‍‌‌ ‌​‌ ‍‌​‍ ‍‌‍‍‌‌‍ ​‍​‍​‍ ​​‍​‍‌‍‍​‌ ​‍‌‍‌‌‌‍‌‍​‍​‍​ ‍‍​‍​‍‌‍‍​‌ ‌​‌ ‌​‌ ​​‌ ​ ​ ‍‍​‍ ​‍ ‌‍​ ‌‍‍​‌‍‌‌‌‍ ​‌ ​ ‌‍‌‌‌‍​‌‌ ​​‌‍‍‌‌‍‌‌‌ ​‍‌ ​ ​‍ ‍‌ ​ ‌‍​‌‌‍ ‍‌‍‍‌‌ ‌​‌ ‍‌​‍ ‍‌ ​ ‌ ‌​‌ ‌‌‌‍‌​‌‍‍‌‌‍ ​‍ ‌‍‍‌‌‍ ‍‌ ‌​‌‍‌‌‌‍ ‍‌ ‌​​‍ ‌‍‌‌‌‍‌​‌‍‍‌‌ ‌​​‍ ‌‍ ‌‌‍ ‌‍‌​‌‍‌‌​ ‌‌ ​​‌ ​‍‌‍‌‌‌ ​ ‌‍‌‌‌‍ ‍‌ ‌​‌‍​‌‌ ‌​‌‍‍‌‌‍ ‌‍ ‍​ ‍ ‌‍‍‌‌‍‌​​ ‌‌‍‌‍‌‍ ‌‍ ‌ ‌​‌‍‌‌‌ ​‍​ ‍ ‌ ‌​‌ ‍‌‌ ​​‌‍‌‌​ ‌‌‍‌‍‌‍ ‌‍ ‌ ‌​‌‍‌‌‌ ​‍​ ‍ ‌ ​​‌‍​‌‌ ‌​‌‍‍​​ ‌‌‍​ ‌‍ ‌‍ ​‌ ‌‌‌‍ ‌‌‍ ‍‌ ​ ​‍‌‌​ ‌‌‌​​‍‌‌ ‌‍‍ ‌‍‌‌‌ ‍‌​‍‌‌​ ​ ‌​‌​​‍‌‌​ ​ ‌​‌​​‍‌‌​ ​‍​ ​‍​ ‍​‌‍​‍‌‍‌​​ ​‌‌‍​‍‌‍‌‌‌‍‌‌‌‍‌​‌‍​‌​ ​‍‌‍‌‌‌‍​‌​‍‌‌​ ​‍​ ​‍​‍‌‌​ ‌‌‌​‌​​‍ ‍‌‍ ​‌‍‍‌‌‍ ‍‌‍‍ ‌ ​ ​‍‌‌​ ‌‌‌​​‍‌‌ ‌‍‍ ‌‍‌‌‌ ‍‌​‍‌‌​ ​ ‌​‌​​‍‌‌​ ​ ‌​‌​​‍‌‌​ ​‍​ ​‍​ ​ ​ ‌ ​ ‍​​ ​‌‌‍‌​​ ​‍‌‍‌​‌‍​‍‌‍‌‌​ ‌ ​ ​‍​ ​​​ ‌‍​ ‍‌​ ‌‌​ ​ ​ ​‍​ ‌​‌‍‌‍‌‍‌‍‌‍​‌​ ‌‌​ ‌‌‌‍​‍‌‍​ ‌‍‌‌​ ‌‌‌‍‌‌‌‍​ ‌‍​‌​ ‍​​ ​‍​‍‌‌​ ​‍​ ​‍​‍‌‌​ ‌‌‌​‌​​‍ ‍‌‍ ‍‌‍​‌‌‍ ‌‌‍‌‌​ ‌‍​‍‌‍​‌‌ ​ ‌‍‌‌‌‌‌‌‌ ​‍‌‍ ​​ ‌‌‍‍​‌ ‌​‌ ‌​‌ ​​‌ ​ ​‍‌‌​ ​ ‌​​‌​‍‌‌​ ​‍‌​‌‍​‍‌‌​ ​‍‌​‌‍‌‍​ ‌‍‍​‌‍‌‌‌‍ ​‌ ​ ‌‍‌‌‌‍​‌‌ ​​‌‍‍‌‌‍‌‌‌ ​‍‌ ​ ​‍ ‍‌ ​ ‌‍​‌‌‍ ‍‌‍‍‌‌ ‌​‌ ‍‌​‍ ‍‌ ​ ‌ ‌​‌ ‌‌‌‍‌​‌‍‍‌‌‍ ​‍‌‍‌‍‍‌‌‍‌​​ ‌‌‍‌‍‌‍ ‌‍ ‌ ‌​‌‍‌‌‌ ​‍​‍‌‍‌ ‌​‌ ‍‌‌ ​​‌‍‌‌​ ‌‌‍‌‍‌‍ ‌‍ ‌ ‌​‌‍‌‌‌ ​‍​‍‌‍‌ ​​‌‍​‌‌ ‌​‌‍‍​​ ‌‌‍​ ‌‍ ‌‍ ​‌ ‌‌‌‍ ‌‌‍ ‍‌ ​ ​‍‌‌​ ‌‌‌​​‍‌‌ ‌‍‍ ‌‍‌‌‌ ‍‌​‍‌‌​ ​ ‌​‌​​‍‌‌​ ​ ‌​‌​​‍‌‌​ ​‍​ ​‍​ ‍​‌‍​‍‌‍‌​​ ​‌‌‍​‍‌‍‌‌‌‍‌‌‌‍‌​‌‍​‌​ ​‍‌‍‌‌‌‍​‌​‍‌‌​ ​‍​ ​‍​‍‌‌​ ‌‌‌​‌​​‍ ‍‌‍ ​‌‍‍‌‌‍ ‍‌‍‍ ‌ ​ ​‍‌‌​ ‌‌‌​​‍‌‌ ‌‍‍ ‌‍‌‌‌ ‍‌​‍‌‌​ ​ ‌​‌​​‍‌‌​ ​ ‌​‌​​‍‌‌​ ​‍​ ​‍​ ​ ​ ‌ ​ ‍​​ ​‌‌‍‌​​ ​‍‌‍‌​‌‍​‍‌‍‌‌​ ‌ ​ ​‍​ ​​​ ‌‍​ ‍‌​ ‌‌​ ​ ​ ​‍​ ‌​‌‍‌‍‌‍‌‍‌‍​‌​ ‌‌​ ‌‌‌‍​‍‌‍​ ‌‍‌‌​ ‌‌‌‍‌‌‌‍​ ‌‍​‌​ ‍​​ ​‍​‍‌‌​ ​‍​ ​‍​‍‌‌​ ‌‌‌​‌​​‍ ‍‌‍ ‍‌‍​‌‌‍ ‌‌‍‌‌​‍‌‍‌ ​​‌‍‌‌‌ ​‍‌ ​ ‌ ​​‌‍‌‌‌‍​ ‌ ‌​‌‍‍‌‌ ‌‍‌‍‌‌​ ‌‌ ​​‌ ‌‌‌‍​‍‌‍ ​‌‍‍‌‌ ​ ‌‍‍​‌‍‌‌‌‍‌​​‍​‍‌ ‌
@chelseapiersct​​​​‌ ‍ ​‍​‍‌‍ ‌ ​‍‌‍‍‌‌‍‌ ‌‍‍‌‌‍ ‍​‍​‍​ ‍‍​‍​‍‌ ​ ‌‍​‌‌‍ ‍‌‍‍‌‌ ‌​‌ ‍‌​‍ ‍‌‍‍‌‌‍ ​‍​‍​‍ ​​‍​‍‌‍‍​‌ ​‍‌‍‌‌‌‍‌‍​‍​‍​ ‍‍​‍​‍‌‍‍​‌ ‌​‌ ‌​‌ ​​‌ ​ ​ ‍‍​‍ ​‍ ‌‍​ ‌‍‍​‌‍‌‌‌‍ ​‌ ​ ‌‍‌‌‌‍​‌‌ ​​‌‍‍‌‌‍‌‌‌ ​‍‌ ​ ​‍ ‍‌ ​ ‌‍​‌‌‍ ‍‌‍‍‌‌ ‌​‌ ‍‌​‍ ‍‌ ​ ‌ ‌​‌ ‌‌‌‍‌​‌‍‍‌‌‍ ​‍ ‌‍‍‌‌‍ ‍‌ ‌​‌‍‌‌‌‍ ‍‌ ‌​​‍ ‌‍‌‌‌‍‌​‌‍‍‌‌ ‌​​‍ ‌‍ ‌‌‍ ‌‍‌​‌‍‌‌​ ‌‌ ​​‌ ​‍‌‍‌‌‌ ​ ‌‍‌‌‌‍ ‍‌ ‌​‌‍​‌‌ ‌​‌‍‍‌‌‍ ‌‍ ‍​ ‍ ‌‍‍‌‌‍‌​​ ‌‌‍‌‍‌‍ ‌‍ ‌ ‌​‌‍‌‌‌ ​‍​ ‍ ‌ ‌​‌ ‍‌‌ ​​‌‍‌‌​ ‌‌‍‌‍‌‍ ‌‍ ‌ ‌​‌‍‌‌‌ ​‍​ ‍ ‌ ​​‌‍​‌‌ ‌​‌‍‍​​ ‌‌‍​ ‌‍ ‌‍ ​‌ ‌‌‌‍ ‌‌‍ ‍‌ ​ ​‍‌‌​ ‌‌‌​​‍‌‌ ‌‍‍ ‌‍‌‌‌ ‍‌​‍‌‌​ ​ ‌​‌​​‍‌‌​ ​ ‌​‌​​‍‌‌​ ​‍​ ​‍​ ‍​‌‍​‍‌‍‌​​ ​‌‌‍​‍‌‍‌‌‌‍‌‌‌‍‌​‌‍​‌​ ​‍‌‍‌‌‌‍​‌​‍‌‌​ ​‍​ ​‍​‍‌‌​ ‌‌‌​‌​​‍ ‍‌‍ ​‌‍‍‌‌‍ ‍‌‍‍ ‌ ​ ​‍‌‌​ ‌‌‌​​‍‌‌ ‌‍‍ ‌‍‌‌‌ ‍‌​‍‌‌​ ​ ‌​‌​​‍‌‌​ ​ ‌​‌​​‍‌‌​ ​‍​ ​‍‌‍​‌‌‍‌​​ ‌ ‌‍‌‌‌‍​ ​ ‌‌​ ‌‍​ ‌​​ ​​​ ‌ ‌‍​‍‌‍​‌‌‍‌​​ ‌‍‌‍‌‍​ ‍​​ ‍‌‌‍‌‍‌‍​‍​ ‌‍‌‍​‍​ ​​​ ‌​​ ​ ‌‍‌​‌‍​‍​ ​‌​ ‌‍​ ​ ​ ‌ ​ ​‌​ ‌‍​‍‌‌​ ​‍​ ​‍​‍‌‌​ ‌‌‌​‌​​‍ ‍‌‍ ‍‌‍​‌‌‍ ‌‌‍‌‌​ ‌‍​‍‌‍​‌‌ ​ ‌‍‌‌‌‌‌‌‌ ​‍‌‍ ​​ ‌‌‍‍​‌ ‌​‌ ‌​‌ ​​‌ ​ ​‍‌‌​ ​ ‌​​‌​‍‌‌​ ​‍‌​‌‍​‍‌‌​ ​‍‌​‌‍‌‍​ ‌‍‍​‌‍‌‌‌‍ ​‌ ​ ‌‍‌‌‌‍​‌‌ ​​‌‍‍‌‌‍‌‌‌ ​‍‌ ​ ​‍ ‍‌ ​ ‌‍​‌‌‍ ‍‌‍‍‌‌ ‌​‌ ‍‌​‍ ‍‌ ​ ‌ ‌​‌ ‌‌‌‍‌​‌‍‍‌‌‍ ​‍‌‍‌‍‍‌‌‍‌​​ ‌‌‍‌‍‌‍ ‌‍ ‌ ‌​‌‍‌‌‌ ​‍​‍‌‍‌ ‌​‌ ‍‌‌ ​​‌‍‌‌​ ‌‌‍‌‍‌‍ ‌‍ ‌ ‌​‌‍‌‌‌ ​‍​‍‌‍‌ ​​‌‍​‌‌ ‌​‌‍‍​​ ‌‌‍​ ‌‍ ‌‍ ​‌ ‌‌‌‍ ‌‌‍ ‍‌ ​ ​‍‌‌​ ‌‌‌​​‍‌‌ ‌‍‍ ‌‍‌‌‌ ‍‌​‍‌‌​ ​ ‌​‌​​‍‌‌​ ​ ‌​‌​​‍‌‌​ ​‍​ ​‍​ ‍​‌‍​‍‌‍‌​​ ​‌‌‍​‍‌‍‌‌‌‍‌‌‌‍‌​‌‍​‌​ ​‍‌‍‌‌‌‍​‌​‍‌‌​ ​‍​ ​‍​‍‌‌​ ‌‌‌​‌​​‍ ‍‌‍ ​‌‍‍‌‌‍ ‍‌‍‍ ‌ ​ ​‍‌‌​ ‌‌‌​​‍‌‌ ‌‍‍ ‌‍‌‌‌ ‍‌​‍‌‌​ ​ ‌​‌​​‍‌‌​ ​ ‌​‌​​‍‌‌​ ​‍​ ​‍‌‍​‌‌‍‌​​ ‌ ‌‍‌‌‌‍​ ​ ‌‌​ ‌‍​ ‌​​ ​​​ ‌ ‌‍​‍‌‍​‌‌‍‌​​ ‌‍‌‍‌‍​ ‍​​ ‍‌‌‍‌‍‌‍​‍​ ‌‍‌‍​‍​ ​​​ ‌​​ ​ ‌‍‌​‌‍​‍​ ​‌​ ‌‍​ ​ ​ ‌ ​ ​‌​ ‌‍​‍‌‌​ ​‍​ ​‍​‍‌‌​ ‌‌‌​‌​​‍ ‍‌‍ ‍‌‍​‌‌‍ ‌‌‍‌‌​‍‌‍‌ ​​‌‍‌‌‌ ​‍‌ ​ ‌ ​​‌‍‌‌‌‍​ ‌ ‌​‌‍‍‌‌ ‌‍‌‍‌‌​ ‌‌ ​​‌ ‌‌‌‍​‍‌‍ ​‌‍‍‌‌ ​ ‌‍‍​‌‍‌‌‌‍‌​​‍​‍‌ ‌
Locations​​​​‌ ‍ ​‍​‍‌‍ ‌ ​‍‌‍‍‌‌‍‌ ‌‍‍‌‌‍ ‍​‍​‍​ ‍‍​‍​‍‌ ​ ‌‍​‌‌‍ ‍‌‍‍‌‌ ‌​‌ ‍‌​‍ ‍‌‍‍‌‌‍ ​‍​‍​‍ ​​‍​‍‌‍‍​‌ ​‍‌‍‌‌‌‍‌‍​‍​‍​ ‍‍​‍​‍‌‍‍​‌ ‌​‌ ‌​‌ ​​‌ ​ ​ ‍‍​‍ ​‍ ‌‍​ ‌‍‍​‌‍‌‌‌‍ ​‌ ​ ‌‍‌‌‌‍​‌‌ ​​‌‍‍‌‌‍‌‌‌ ​‍‌ ​ ​‍ ‍‌ ​ ‌‍​‌‌‍ ‍‌‍‍‌‌ ‌​‌ ‍‌​‍ ‍‌ ​ ‌ ‌​‌ ‌‌‌‍‌​‌‍‍‌‌‍ ​‍ ‌‍‍‌‌‍ ‍‌ ‌​‌‍‌‌‌‍ ‍‌ ‌​​‍ ‌‍‌‌‌‍‌​‌‍‍‌‌ ‌​​‍ ‌‍ ‌‌‍ ‌‍‌​‌‍‌‌​ ‌‌ ​​‌ ​‍‌‍‌‌‌ ​ ‌‍‌‌‌‍ ‍‌ ‌​‌‍​‌‌ ‌​‌‍‍‌‌‍ ‌‍ ‍​ ‍ ‌‍‍‌‌‍‌​​ ‌‌‍‌‍‌‍ ‌‍ ‌ ‌​‌‍‌‌‌ ​‍​ ‍ ‌ ‌​‌ ‍‌‌ ​​‌‍‌‌​ ‌‌‍‌‍‌‍ ‌‍ ‌ ‌​‌‍‌‌‌ ​‍​ ‍ ‌ ​​‌‍​‌‌ ‌​‌‍‍​​ ‌‌‍​ ‌‍ ‌‍ ​‌ ‌‌‌‍ ‌‌‍ ‍‌ ​ ​‍‌‌​ ‌‌‌​​‍‌‌ ‌‍‍ ‌‍‌‌‌ ‍‌​‍‌‌​ ​ ‌​‌​​‍‌‌​ ​ ‌​‌​​‍‌‌​ ​‍​ ​‍‌‍‌‌‌‍​‍​ ​‍​ ‍​‌‍​ ​ ‌‌‌‍​ ‌‍​ ‌‍‌‌‌‍​‍‌‍​‌​ ​‌​‍‌‌​ ​‍​ ​‍​‍‌‌​ ‌‌‌​‌​​‍ ‍‌ ‌​‌‍‍‌‌ ‌​‌‍ ​‌‍‌‌​ ‌‍​‍‌‍​‌‌ ​ ‌‍‌‌‌‌‌‌‌ ​‍‌‍ ​​ ‌‌‍‍​‌ ‌​‌ ‌​‌ ​​‌ ​ ​‍‌‌​ ​ ‌​​‌​‍‌‌​ ​‍‌​‌‍​‍‌‌​ ​‍‌​‌‍‌‍​ ‌‍‍​‌‍‌‌‌‍ ​‌ ​ ‌‍‌‌‌‍​‌‌ ​​‌‍‍‌‌‍‌‌‌ ​‍‌ ​ ​‍ ‍‌ ​ ‌‍​‌‌‍ ‍‌‍‍‌‌ ‌​‌ ‍‌​‍ ‍‌ ​ ‌ ‌​‌ ‌‌‌‍‌​‌‍‍‌‌‍ ​‍‌‍‌‍‍‌‌‍‌​​ ‌‌‍‌‍‌‍ ‌‍ ‌ ‌​‌‍‌‌‌ ​‍​‍‌‍‌ ‌​‌ ‍‌‌ ​​‌‍‌‌​ ‌‌‍‌‍‌‍ ‌‍ ‌ ‌​‌‍‌‌‌ ​‍​‍‌‍‌ ​​‌‍​‌‌ ‌​‌‍‍​​ ‌‌‍​ ‌‍ ‌‍ ​‌ ‌‌‌‍ ‌‌‍ ‍‌ ​ ​‍‌‌​ ‌‌‌​​‍‌‌ ‌‍‍ ‌‍‌‌‌ ‍‌​‍‌‌​ ​ ‌​‌​​‍‌‌​ ​ ‌​‌​​‍‌‌​ ​‍​ ​‍‌‍‌‌‌‍​‍​ ​‍​ ‍​‌‍​ ​ ‌‌‌‍​ ‌‍​ ‌‍‌‌‌‍​‍‌‍​‌​ ​‌​‍‌‌​ ​‍​ ​‍​‍‌‌​ ‌‌‌​‌​​‍ ‍‌ ‌​‌‍‍‌‌ ‌​‌‍ ​‌‍‌‌​‍‌‍‌ ​​‌‍‌‌‌ ​‍‌ ​ ‌ ​​‌‍‌‌‌‍​ ‌ ‌​‌‍‍‌‌ ‌‍‌‍‌‌​ ‌‌ ​​‌ ‌‌‌‍​‍‌‍ ​‌‍‍‌‌ ​ ‌‍‍​‌‍‌‌‌‍‌​​‍​‍‌ ‌
Fitness​​​​‌ ‍ ​‍​‍‌‍ ‌ ​‍‌‍‍‌‌‍‌ ‌‍‍‌‌‍ ‍​‍​‍​ ‍‍​‍​‍‌ ​ ‌‍​‌‌‍ ‍‌‍‍‌‌ ‌​‌ ‍‌​‍ ‍‌‍‍‌‌‍ ​‍​‍​‍ ​​‍​‍‌‍‍​‌ ​‍‌‍‌‌‌‍‌‍​‍​‍​ ‍‍​‍​‍‌‍‍​‌ ‌​‌ ‌​‌ ​​‌ ​ ​ ‍‍​‍ ​‍ ‌‍​ ‌‍‍​‌‍‌‌‌‍ ​‌ ​ ‌‍‌‌‌‍​‌‌ ​​‌‍‍‌‌‍‌‌‌ ​‍‌ ​ ​‍ ‍‌ ​ ‌‍​‌‌‍ ‍‌‍‍‌‌ ‌​‌ ‍‌​‍ ‍‌ ​ ‌ ‌​‌ ‌‌‌‍‌​‌‍‍‌‌‍ ​‍ ‌‍‍‌‌‍ ‍‌ ‌​‌‍‌‌‌‍ ‍‌ ‌​​‍ ‌‍‌‌‌‍‌​‌‍‍‌‌ ‌​​‍ ‌‍ ‌‌‍ ‌‍‌​‌‍‌‌​ ‌‌ ​​‌ ​‍‌‍‌‌‌ ​ ‌‍‌‌‌‍ ‍‌ ‌​‌‍​‌‌ ‌​‌‍‍‌‌‍ ‌‍ ‍​ ‍ ‌‍‍‌‌‍‌​​ ‌‌‍‌‍‌‍ ‌‍ ‌ ‌​‌‍‌‌‌ ​‍​ ‍ ‌ ‌​‌ ‍‌‌ ​​‌‍‌‌​ ‌‌‍‌‍‌‍ ‌‍ ‌ ‌​‌‍‌‌‌ ​‍​ ‍ ‌ ​​‌‍​‌‌ ‌​‌‍‍​​ ‌‌‍​ ‌‍ ‌‍ ​‌ ‌‌‌‍ ‌‌‍ ‍‌ ​ ​‍‌‌​ ‌‌‌​​‍‌‌ ‌‍‍ ‌‍‌‌‌ ‍‌​‍‌‌​ ​ ‌​‌​​‍‌‌​ ​ ‌​‌​​‍‌‌​ ​‍​ ​‍‌‍‌‌‌‍​‍​ ​‍​ ‍​‌‍​ ​ ‌‌‌‍​ ‌‍​ ‌‍‌‌‌‍​‍‌‍​‌​ ​‌​‍‌‌​ ​‍​ ​‍​‍‌‌​ ‌‌‌​‌​​‍ ‍‌‍ ​‌‍‍‌‌‍ ‍‌‍‍ ‌ ​ ​‍‌‌​ ‌‌‌​​‍‌‌ ‌‍‍ ‌‍‌‌‌ ‍‌​‍‌‌​ ​ ‌​‌​​‍‌‌​ ​ ‌​‌​​‍‌‌​ ​‍​ ​‍​ ​‍​ ​ ​ ​ ‌‍​ ‌‍‌‌​ ‍​​ ‌‍​ ​‌​ ‌​‌‍​‌‌‍​ ​ ‍‌​‍‌‌​ ​‍​ ​‍​‍‌‌​ ‌‌‌​‌​​‍ ‍‌‍ ‍‌‍​‌‌‍ ‌‌‍‌‌​ ‌‍​‍‌‍​‌‌ ​ ‌‍‌‌‌‌‌‌‌ ​‍‌‍ ​​ ‌‌‍‍​‌ ‌​‌ ‌​‌ ​​‌ ​ ​‍‌‌​ ​ ‌​​‌​‍‌‌​ ​‍‌​‌‍​‍‌‌​ ​‍‌​‌‍‌‍​ ‌‍‍​‌‍‌‌‌‍ ​‌ ​ ‌‍‌‌‌‍​‌‌ ​​‌‍‍‌‌‍‌‌‌ ​‍‌ ​ ​‍ ‍‌ ​ ‌‍​‌‌‍ ‍‌‍‍‌‌ ‌​‌ ‍‌​‍ ‍‌ ​ ‌ ‌​‌ ‌‌‌‍‌​‌‍‍‌‌‍ ​‍‌‍‌‍‍‌‌‍‌​​ ‌‌‍‌‍‌‍ ‌‍ ‌ ‌​‌‍‌‌‌ ​‍​‍‌‍‌ ‌​‌ ‍‌‌ ​​‌‍‌‌​ ‌‌‍‌‍‌‍ ‌‍ ‌ ‌​‌‍‌‌‌ ​‍​‍‌‍‌ ​​‌‍​‌‌ ‌​‌‍‍​​ ‌‌‍​ ‌‍ ‌‍ ​‌ ‌‌‌‍ ‌‌‍ ‍‌ ​ ​‍‌‌​ ‌‌‌​​‍‌‌ ‌‍‍ ‌‍‌‌‌ ‍‌​‍‌‌​ ​ ‌​‌​​‍‌‌​ ​ ‌​‌​​‍‌‌​ ​‍​ ​‍‌‍‌‌‌‍​‍​ ​‍​ ‍​‌‍​ ​ ‌‌‌‍​ ‌‍​ ‌‍‌‌‌‍​‍‌‍​‌​ ​‌​‍‌‌​ ​‍​ ​‍​‍‌‌​ ‌‌‌​‌​​‍ ‍‌‍ ​‌‍‍‌‌‍ ‍‌‍‍ ‌ ​ ​‍‌‌​ ‌‌‌​​‍‌‌ ‌‍‍ ‌‍‌‌‌ ‍‌​‍‌‌​ ​ ‌​‌​​‍‌‌​ ​ ‌​‌​​‍‌‌​ ​‍​ ​‍​ ​‍​ ​ ​ ​ ‌‍​ ‌‍‌‌​ ‍​​ ‌‍​ ​‌​ ‌​‌‍​‌‌‍​ ​ ‍‌​‍‌‌​ ​‍​ ​‍​‍‌‌​ ‌‌‌​‌​​‍ ‍‌‍ ‍‌‍​‌‌‍ ‌‌‍‌‌​‍‌‍‌ ​​‌‍‌‌‌ ​‍‌ ​ ‌ ​​‌‍‌‌‌‍​ ‌ ‌​‌‍‍‌‌ ‌‍‌‍‌‌​ ‌‌ ​​‌ ‌‌‌‍​‍‌‍ ​‌‍‍‌‌ ​ ‌‍‍​‌‍‌‌‌‍‌​​‍​‍‌ ‌
Field House Manhattan​​​​‌ ‍ ​‍​‍‌‍ ‌ ​‍‌‍‍‌‌‍‌ ‌‍‍‌‌‍ ‍​‍​‍​ ‍‍​‍​‍‌ ​ ‌‍​‌‌‍ ‍‌‍‍‌‌ ‌​‌ ‍‌​‍ ‍‌‍‍‌‌‍ ​‍​‍​‍ ​​‍​‍‌‍‍​‌ ​‍‌‍‌‌‌‍‌‍​‍​‍​ ‍‍​‍​‍‌‍‍​‌ ‌​‌ ‌​‌ ​​‌ ​ ​ ‍‍​‍ ​‍ ‌‍​ ‌‍‍​‌‍‌‌‌‍ ​‌ ​ ‌‍‌‌‌‍​‌‌ ​​‌‍‍‌‌‍‌‌‌ ​‍‌ ​ ​‍ ‍‌ ​ ‌‍​‌‌‍ ‍‌‍‍‌‌ ‌​‌ ‍‌​‍ ‍‌ ​ ‌ ‌​‌ ‌‌‌‍‌​‌‍‍‌‌‍ ​‍ ‌‍‍‌‌‍ ‍‌ ‌​‌‍‌‌‌‍ ‍‌ ‌​​‍ ‌‍‌‌‌‍‌​‌‍‍‌‌ ‌​​‍ ‌‍ ‌‌‍ ‌‍‌​‌‍‌‌​ ‌‌ ​​‌ ​‍‌‍‌‌‌ ​ ‌‍‌‌‌‍ ‍‌ ‌​‌‍​‌‌ ‌​‌‍‍‌‌‍ ‌‍ ‍​ ‍ ‌‍‍‌‌‍‌​​ ‌‌‍‌‍‌‍ ‌‍ ‌ ‌​‌‍‌‌‌ ​‍​ ‍ ‌ ‌​‌ ‍‌‌ ​​‌‍‌‌​ ‌‌‍‌‍‌‍ ‌‍ ‌ ‌​‌‍‌‌‌ ​‍​ ‍ ‌ ​​‌‍​‌‌ ‌​‌‍‍​​ ‌‌‍​ ‌‍ ‌‍ ​‌ ‌‌‌‍ ‌‌‍ ‍‌ ​ ​‍‌‌​ ‌‌‌​​‍‌‌ ‌‍‍ ‌‍‌‌‌ ‍‌​‍‌‌​ ​ ‌​‌​​‍‌‌​ ​ ‌​‌​​‍‌‌​ ​‍​ ​‍‌‍‌‌‌‍​‍​ ​‍​ ‍​‌‍​ ​ ‌‌‌‍​ ‌‍​ ‌‍‌‌‌‍​‍‌‍​‌​ ​‌​‍‌‌​ ​‍​ ​‍​‍‌‌​ ‌‌‌​‌​​‍ ‍‌‍ ​‌‍‍‌‌‍ ‍‌‍‍ ‌ ​ ​‍‌‌​ ‌‌‌​​‍‌‌ ‌‍‍ ‌‍‌‌‌ ‍‌​‍‌‌​ ​ ‌​‌​​‍‌‌​ ​ ‌​‌​​‍‌‌​ ​‍​ ​‍​ ​‌​ ​ ​ ​‌‌‍​‍​ ​​​ ​‌‌‍​‌​ ‌ ​ ​‍​ ​‍​ ‌‍​ ‌​​‍‌‌​ ​‍​ ​‍​‍‌‌​ ‌‌‌​‌​​‍ ‍‌‍ ‍‌‍​‌‌‍ ‌‌‍‌‌​ ‌‍​‍‌‍​‌‌ ​ ‌‍‌‌‌‌‌‌‌ ​‍‌‍ ​​ ‌‌‍‍​‌ ‌​‌ ‌​‌ ​​‌ ​ ​‍‌‌​ ​ ‌​​‌​‍‌‌​ ​‍‌​‌‍​‍‌‌​ ​‍‌​‌‍‌‍​ ‌‍‍​‌‍‌‌‌‍ ​‌ ​ ‌‍‌‌‌‍​‌‌ ​​‌‍‍‌‌‍‌‌‌ ​‍‌ ​ ​‍ ‍‌ ​ ‌‍​‌‌‍ ‍‌‍‍‌‌ ‌​‌ ‍‌​‍ ‍‌ ​ ‌ ‌​‌ ‌‌‌‍‌​‌‍‍‌‌‍ ​‍‌‍‌‍‍‌‌‍‌​​ ‌‌‍‌‍‌‍ ‌‍ ‌ ‌​‌‍‌‌‌ ​‍​‍‌‍‌ ‌​‌ ‍‌‌ ​​‌‍‌‌​ ‌‌‍‌‍‌‍ ‌‍ ‌ ‌​‌‍‌‌‌ ​‍​‍‌‍‌ ​​‌‍​‌‌ ‌​‌‍‍​​ ‌‌‍​ ‌‍ ‌‍ ​‌ ‌‌‌‍ ‌‌‍ ‍‌ ​ ​‍‌‌​ ‌‌‌​​‍‌‌ ‌‍‍ ‌‍‌‌‌ ‍‌​‍‌‌​ ​ ‌​‌​​‍‌‌​ ​ ‌​‌​​‍‌‌​ ​‍​ ​‍‌‍‌‌‌‍​‍​ ​‍​ ‍​‌‍​ ​ ‌‌‌‍​ ‌‍​ ‌‍‌‌‌‍​‍‌‍​‌​ ​‌​‍‌‌​ ​‍​ ​‍​‍‌‌​ ‌‌‌​‌​​‍ ‍‌‍ ​‌‍‍‌‌‍ ‍‌‍‍ ‌ ​ ​‍‌‌​ ‌‌‌​​‍‌‌ ‌‍‍ ‌‍‌‌‌ ‍‌​‍‌‌​ ​ ‌​‌​​‍‌‌​ ​ ‌​‌​​‍‌‌​ ​‍​ ​‍​ ​‌​ ​ ​ ​‌‌‍​‍​ ​​​ ​‌‌‍​‌​ ‌ ​ ​‍​ ​‍​ ‌‍​ ‌​​‍‌‌​ ​‍​ ​‍​‍‌‌​ ‌‌‌​‌​​‍ ‍‌‍ ‍‌‍​‌‌‍ ‌‌‍‌‌​‍‌‍‌ ​​‌‍‌‌‌ ​‍‌ ​ ‌ ​​‌‍‌‌‌‍​ ‌ ‌​‌‍‍‌‌ ‌‍‌‍‌‌​ ‌‌ ​​‌ ‌‌‌‍​‍‌‍ ​‌‍‍‌‌ ​ ‌‍‍​‌‍‌‌‌‍‌​​‍​‍‌ ‌
Field House Brooklyn​​​​‌ ‍ ​‍​‍‌‍ ‌ ​‍‌‍‍‌‌‍‌ ‌‍‍‌‌‍ ‍​‍​‍​ ‍‍​‍​‍‌ ​ ‌‍​‌‌‍ ‍‌‍‍‌‌ ‌​‌ ‍‌​‍ ‍‌‍‍‌‌‍ ​‍​‍​‍ ​​‍​‍‌‍‍​‌ ​‍‌‍‌‌‌‍‌‍​‍​‍​ ‍‍​‍​‍‌‍‍​‌ ‌​‌ ‌​‌ ​​‌ ​ ​ ‍‍​‍ ​‍ ‌‍​ ‌‍‍​‌‍‌‌‌‍ ​‌ ​ ‌‍‌‌‌‍​‌‌ ​​‌‍‍‌‌‍‌‌‌ ​‍‌ ​ ​‍ ‍‌ ​ ‌‍​‌‌‍ ‍‌‍‍‌‌ ‌​‌ ‍‌​‍ ‍‌ ​ ‌ ‌​‌ ‌‌‌‍‌​‌‍‍‌‌‍ ​‍ ‌‍‍‌‌‍ ‍‌ ‌​‌‍‌‌‌‍ ‍‌ ‌​​‍ ‌‍‌‌‌‍‌​‌‍‍‌‌ ‌​​‍ ‌‍ ‌‌‍ ‌‍‌​‌‍‌‌​ ‌‌ ​​‌ ​‍‌‍‌‌‌ ​ ‌‍‌‌‌‍ ‍‌ ‌​‌‍​‌‌ ‌​‌‍‍‌‌‍ ‌‍ ‍​ ‍ ‌‍‍‌‌‍‌​​ ‌‌‍‌‍‌‍ ‌‍ ‌ ‌​‌‍‌‌‌ ​‍​ ‍ ‌ ‌​‌ ‍‌‌ ​​‌‍‌‌​ ‌‌‍‌‍‌‍ ‌‍ ‌ ‌​‌‍‌‌‌ ​‍​ ‍ ‌ ​​‌‍​‌‌ ‌​‌‍‍​​ ‌‌‍​ ‌‍ ‌‍ ​‌ ‌‌‌‍ ‌‌‍ ‍‌ ​ ​‍‌‌​ ‌‌‌​​‍‌‌ ‌‍‍ ‌‍‌‌‌ ‍‌​‍‌‌​ ​ ‌​‌​​‍‌‌​ ​ ‌​‌​​‍‌‌​ ​‍​ ​‍‌‍‌‌‌‍​‍​ ​‍​ ‍​‌‍​ ​ ‌‌‌‍​ ‌‍​ ‌‍‌‌‌‍​‍‌‍​‌​ ​‌​‍‌‌​ ​‍​ ​‍​‍‌‌​ ‌‌‌​‌​​‍ ‍‌‍ ​‌‍‍‌‌‍ ‍‌‍‍ ‌ ​ ​‍‌‌​ ‌‌‌​​‍‌‌ ‌‍‍ ‌‍‌‌‌ ‍‌​‍‌‌​ ​ ‌​‌​​‍‌‌​ ​ ‌​‌​​‍‌‌​ ​‍​ ​‍​ ‌‍​ ‍​​ ‌ ‌‍‌​​ ​‌​ ​‍​ ‌‌​ ‌‍​ ​‍​ ​‌‌‍​ ​ ​‌​‍‌‌​ ​‍​ ​‍​‍‌‌​ ‌‌‌​‌​​‍ ‍‌‍ ‍‌‍​‌‌‍ ‌‌‍‌‌​ ‌‍​‍‌‍​‌‌ ​ ‌‍‌‌‌‌‌‌‌ ​‍‌‍ ​​ ‌‌‍‍​‌ ‌​‌ ‌​‌ ​​‌ ​ ​‍‌‌​ ​ ‌​​‌​‍‌‌​ ​‍‌​‌‍​‍‌‌​ ​‍‌​‌‍‌‍​ ‌‍‍​‌‍‌‌‌‍ ​‌ ​ ‌‍‌‌‌‍​‌‌ ​​‌‍‍‌‌‍‌‌‌ ​‍‌ ​ ​‍ ‍‌ ​ ‌‍​‌‌‍ ‍‌‍‍‌‌ ‌​‌ ‍‌​‍ ‍‌ ​ ‌ ‌​‌ ‌‌‌‍‌​‌‍‍‌‌‍ ​‍‌‍‌‍‍‌‌‍‌​​ ‌‌‍‌‍‌‍ ‌‍ ‌ ‌​‌‍‌‌‌ ​‍​‍‌‍‌ ‌​‌ ‍‌‌ ​​‌‍‌‌​ ‌‌‍‌‍‌‍ ‌‍ ‌ ‌​‌‍‌‌‌ ​‍​‍‌‍‌ ​​‌‍​‌‌ ‌​‌‍‍​​ ‌‌‍​ ‌‍ ‌‍ ​‌ ‌‌‌‍ ‌‌‍ ‍‌ ​ ​‍‌‌​ ‌‌‌​​‍‌‌ ‌‍‍ ‌‍‌‌‌ ‍‌​‍‌‌​ ​ ‌​‌​​‍‌‌​ ​ ‌​‌​​‍‌‌​ ​‍​ ​‍‌‍‌‌‌‍​‍​ ​‍​ ‍​‌‍​ ​ ‌‌‌‍​ ‌‍​ ‌‍‌‌‌‍​‍‌‍​‌​ ​‌​‍‌‌​ ​‍​ ​‍​‍‌‌​ ‌‌‌​‌​​‍ ‍‌‍ ​‌‍‍‌‌‍ ‍‌‍‍ ‌ ​ ​‍‌‌​ ‌‌‌​​‍‌‌ ‌‍‍ ‌‍‌‌‌ ‍‌​‍‌‌​ ​ ‌​‌​​‍‌‌​ ​ ‌​‌​​‍‌‌​ ​‍​ ​‍​ ‌‍​ ‍​​ ‌ ‌‍‌​​ ​‌​ ​‍​ ‌‌​ ‌‍​ ​‍​ ​‌‌‍​ ​ ​‌​‍‌‌​ ​‍​ ​‍​‍‌‌​ ‌‌‌​‌​​‍ ‍‌‍ ‍‌‍​‌‌‍ ‌‌‍‌‌​‍‌‍‌ ​​‌‍‌‌‌ ​‍‌ ​ ‌ ​​‌‍‌‌‌‍​ ‌ ‌​‌‍‍‌‌ ‌‍‌‍‌‌​ ‌‌ ​​‌ ‌‌‌‍​‍‌‍ ​‌‍‍‌‌ ​ ‌‍‍​‌‍‌‌‌‍‌​​‍​‍‌ ‌
Sky Rink​​​​‌ ‍ ​‍​‍‌‍ ‌ ​‍‌‍‍‌‌‍‌ ‌‍‍‌‌‍ ‍​‍​‍​ ‍‍​‍​‍‌ ​ ‌‍​‌‌‍ ‍‌‍‍‌‌ ‌​‌ ‍‌​‍ ‍‌‍‍‌‌‍ ​‍​‍​‍ ​​‍​‍‌‍‍​‌ ​‍‌‍‌‌‌‍‌‍​‍​‍​ ‍‍​‍​‍‌‍‍​‌ ‌​‌ ‌​‌ ​​‌ ​ ​ ‍‍​‍ ​‍ ‌‍​ ‌‍‍​‌‍‌‌‌‍ ​‌ ​ ‌‍‌‌‌‍​‌‌ ​​‌‍‍‌‌‍‌‌‌ ​‍‌ ​ ​‍ ‍‌ ​ ‌‍​‌‌‍ ‍‌‍‍‌‌ ‌​‌ ‍‌​‍ ‍‌ ​ ‌ ‌​‌ ‌‌‌‍‌​‌‍‍‌‌‍ ​‍ ‌‍‍‌‌‍ ‍‌ ‌​‌‍‌‌‌‍ ‍‌ ‌​​‍ ‌‍‌‌‌‍‌​‌‍‍‌‌ ‌​​‍ ‌‍ ‌‌‍ ‌‍‌​‌‍‌‌​ ‌‌ ​​‌ ​‍‌‍‌‌‌ ​ ‌‍‌‌‌‍ ‍‌ ‌​‌‍​‌‌ ‌​‌‍‍‌‌‍ ‌‍ ‍​ ‍ ‌‍‍‌‌‍‌​​ ‌‌‍‌‍‌‍ ‌‍ ‌ ‌​‌‍‌‌‌ ​‍​ ‍ ‌ ‌​‌ ‍‌‌ ​​‌‍‌‌​ ‌‌‍‌‍‌‍ ‌‍ ‌ ‌​‌‍‌‌‌ ​‍​ ‍ ‌ ​​‌‍​‌‌ ‌​‌‍‍​​ ‌‌‍​ ‌‍ ‌‍ ​‌ ‌‌‌‍ ‌‌‍ ‍‌ ​ ​‍‌‌​ ‌‌‌​​‍‌‌ ‌‍‍ ‌‍‌‌‌ ‍‌​‍‌‌​ ​ ‌​‌​​‍‌‌​ ​ ‌​‌​​‍‌‌​ ​‍​ ​‍‌‍‌‌‌‍​‍​ ​‍​ ‍​‌‍​ ​ ‌‌‌‍​ ‌‍​ ‌‍‌‌‌‍​‍‌‍​‌​ ​‌​‍‌‌​ ​‍​ ​‍​‍‌‌​ ‌‌‌​‌​​‍ ‍‌‍ ​‌‍‍‌‌‍ ‍‌‍‍ ‌ ​ ​‍‌‌​ ‌‌‌​​‍‌‌ ‌‍‍ ‌‍‌‌‌ ‍‌​‍‌‌​ ​ ‌​‌​​‍‌‌​ ​ ‌​‌​​‍‌‌​ ​‍​ ​‍​ ‌​​ ‌ ‌‍‌‍‌‍‌‍​ ​​​ ‌‍​ ‌‌​ ‌​‌‍‌​‌‍‌​​ ​‌‌‍​‍​‍‌‌​ ​‍​ ​‍​‍‌‌​ ‌‌‌​‌​​‍ ‍‌‍ ‍‌‍​‌‌‍ ‌‌‍‌‌​ ‌‍​‍‌‍​‌‌ ​ ‌‍‌‌‌‌‌‌‌ ​‍‌‍ ​​ ‌‌‍‍​‌ ‌​‌ ‌​‌ ​​‌ ​ ​‍‌‌​ ​ ‌​​‌​‍‌‌​ ​‍‌​‌‍​‍‌‌​ ​‍‌​‌‍‌‍​ ‌‍‍​‌‍‌‌‌‍ ​‌ ​ ‌‍‌‌‌‍​‌‌ ​​‌‍‍‌‌‍‌‌‌ ​‍‌ ​ ​‍ ‍‌ ​ ‌‍​‌‌‍ ‍‌‍‍‌‌ ‌​‌ ‍‌​‍ ‍‌ ​ ‌ ‌​‌ ‌‌‌‍‌​‌‍‍‌‌‍ ​‍‌‍‌‍‍‌‌‍‌​​ ‌‌‍‌‍‌‍ ‌‍ ‌ ‌​‌‍‌‌‌ ​‍​‍‌‍‌ ‌​‌ ‍‌‌ ​​‌‍‌‌​ ‌‌‍‌‍‌‍ ‌‍ ‌ ‌​‌‍‌‌‌ ​‍​‍‌‍‌ ​​‌‍​‌‌ ‌​‌‍‍​​ ‌‌‍​ ‌‍ ‌‍ ​‌ ‌‌‌‍ ‌‌‍ ‍‌ ​ ​‍‌‌​ ‌‌‌​​‍‌‌ ‌‍‍ ‌‍‌‌‌ ‍‌​‍‌‌​ ​ ‌​‌​​‍‌‌​ ​ ‌​‌​​‍‌‌​ ​‍​ ​‍‌‍‌‌‌‍​‍​ ​‍​ ‍​‌‍​ ​ ‌‌‌‍​ ‌‍​ ‌‍‌‌‌‍​‍‌‍​‌​ ​‌​‍‌‌​ ​‍​ ​‍​‍‌‌​ ‌‌‌​‌​​‍ ‍‌‍ ​‌‍‍‌‌‍ ‍‌‍‍ ‌ ​ ​‍‌‌​ ‌‌‌​​‍‌‌ ‌‍‍ ‌‍‌‌‌ ‍‌​‍‌‌​ ​ ‌​‌​​‍‌‌​ ​ ‌​‌​​‍‌‌​ ​‍​ ​‍​ ‌​​ ‌ ‌‍‌‍‌‍‌‍​ ​​​ ‌‍​ ‌‌​ ‌​‌‍‌​‌‍‌​​ ​‌‌‍​‍​‍‌‌​ ​‍​ ​‍​‍‌‌​ ‌‌‌​‌​​‍ ‍‌‍ ‍‌‍​‌‌‍ ‌‌‍‌‌​‍‌‍‌ ​​‌‍‌‌‌ ​‍‌ ​ ‌ ​​‌‍‌‌‌‍​ ‌ ‌​‌‍‍‌‌ ‌‍‌‍‌‌​ ‌‌ ​​‌ ‌‌‌‍​‍‌‍ ​‌‍‍‌‌ ​ ‌‍‍​‌‍‌‌‌‍‌​​‍​‍‌ ‌
Swim​​​​‌ ‍ ​‍​‍‌‍ ‌ ​‍‌‍‍‌‌‍‌ ‌‍‍‌‌‍ ‍​‍​‍​ ‍‍​‍​‍‌ ​ ‌‍​‌‌‍ ‍‌‍‍‌‌ ‌​‌ ‍‌​‍ ‍‌‍‍‌‌‍ ​‍​‍​‍ ​​‍​‍‌‍‍​‌ ​‍‌‍‌‌‌‍‌‍​‍​‍​ ‍‍​‍​‍‌‍‍​‌ ‌​‌ ‌​‌ ​​‌ ​ ​ ‍‍​‍ ​‍ ‌‍​ ‌‍‍​‌‍‌‌‌‍ ​‌ ​ ‌‍‌‌‌‍​‌‌ ​​‌‍‍‌‌‍‌‌‌ ​‍‌ ​ ​‍ ‍‌ ​ ‌‍​‌‌‍ ‍‌‍‍‌‌ ‌​‌ ‍‌​‍ ‍‌ ​ ‌ ‌​‌ ‌‌‌‍‌​‌‍‍‌‌‍ ​‍ ‌‍‍‌‌‍ ‍‌ ‌​‌‍‌‌‌‍ ‍‌ ‌​​‍ ‌‍‌‌‌‍‌​‌‍‍‌‌ ‌​​‍ ‌‍ ‌‌‍ ‌‍‌​‌‍‌‌​ ‌‌ ​​‌ ​‍‌‍‌‌‌ ​ ‌‍‌‌‌‍ ‍‌ ‌​‌‍​‌‌ ‌​‌‍‍‌‌‍ ‌‍ ‍​ ‍ ‌‍‍‌‌‍‌​​ ‌‌‍‌‍‌‍ ‌‍ ‌ ‌​‌‍‌‌‌ ​‍​ ‍ ‌ ‌​‌ ‍‌‌ ​​‌‍‌‌​ ‌‌‍‌‍‌‍ ‌‍ ‌ ‌​‌‍‌‌‌ ​‍​ ‍ ‌ ​​‌‍​‌‌ ‌​‌‍‍​​ ‌‌‍​ ‌‍ ‌‍ ​‌ ‌‌‌‍ ‌‌‍ ‍‌ ​ ​‍‌‌​ ‌‌‌​​‍‌‌ ‌‍‍ ‌‍‌‌‌ ‍‌​‍‌‌​ ​ ‌​‌​​‍‌‌​ ​ ‌​‌​​‍‌‌​ ​‍​ ​‍‌‍‌‌‌‍​‍​ ​‍​ ‍​‌‍​ ​ ‌‌‌‍​ ‌‍​ ‌‍‌‌‌‍​‍‌‍​‌​ ​‌​‍‌‌​ ​‍​ ​‍​‍‌‌​ ‌‌‌​‌​​‍ ‍‌‍ ​‌‍‍‌‌‍ ‍‌‍‍ ‌ ​ ​‍‌‌​ ‌‌‌​​‍‌‌ ‌‍‍ ‌‍‌‌‌ ‍‌​‍‌‌​ ​ ‌​‌​​‍‌‌​ ​ ‌​‌​​‍‌‌​ ​‍​ ​‍‌‍‌‍‌‍‌‍​ ​​​ ‌‌​ ‌‌​ ‌​​ ​‍‌‍​ ​ ​‌​ ​ ‌‍​ ‌‍​‌‌‍​ ‌‍‌‌​ ‌‍​ ​‌​ ​ ‌‍​ ‌‍​‍​ ‌​​ ‍​‌‍‌​​ ‍​​ ‌‍​ ‌‌‌‍​‍​ ‌​​ ‌​​ ​‌​ ‍‌​ ‍‌‌‍​ ​‍‌‌​ ​‍​ ​‍​‍‌‌​ ‌‌‌​‌​​‍ ‍‌‍ ‍‌‍​‌‌‍ ‌‌‍‌‌​ ‌‍​‍‌‍​‌‌ ​ ‌‍‌‌‌‌‌‌‌ ​‍‌‍ ​​ ‌‌‍‍​‌ ‌​‌ ‌​‌ ​​‌ ​ ​‍‌‌​ ​ ‌​​‌​‍‌‌​ ​‍‌​‌‍​‍‌‌​ ​‍‌​‌‍‌‍​ ‌‍‍​‌‍‌‌‌‍ ​‌ ​ ‌‍‌‌‌‍​‌‌ ​​‌‍‍‌‌‍‌‌‌ ​‍‌ ​ ​‍ ‍‌ ​ ‌‍​‌‌‍ ‍‌‍‍‌‌ ‌​‌ ‍‌​‍ ‍‌ ​ ‌ ‌​‌ ‌‌‌‍‌​‌‍‍‌‌‍ ​‍‌‍‌‍‍‌‌‍‌​​ ‌‌‍‌‍‌‍ ‌‍ ‌ ‌​‌‍‌‌‌ ​‍​‍‌‍‌ ‌​‌ ‍‌‌ ​​‌‍‌‌​ ‌‌‍‌‍‌‍ ‌‍ ‌ ‌​‌‍‌‌‌ ​‍​‍‌‍‌ ​​‌‍​‌‌ ‌​‌‍‍​​ ‌‌‍​ ‌‍ ‌‍ ​‌ ‌‌‌‍ ‌‌‍ ‍‌ ​ ​‍‌‌​ ‌‌‌​​‍‌‌ ‌‍‍ ‌‍‌‌‌ ‍‌​‍‌‌​ ​ ‌​‌​​‍‌‌​ ​ ‌​‌​​‍‌‌​ ​‍​ ​‍‌‍‌‌‌‍​‍​ ​‍​ ‍​‌‍​ ​ ‌‌‌‍​ ‌‍​ ‌‍‌‌‌‍​‍‌‍​‌​ ​‌​‍‌‌​ ​‍​ ​‍​‍‌‌​ ‌‌‌​‌​​‍ ‍‌‍ ​‌‍‍‌‌‍ ‍‌‍‍ ‌ ​ ​‍‌‌​ ‌‌‌​​‍‌‌ ‌‍‍ ‌‍‌‌‌ ‍‌​‍‌‌​ ​ ‌​‌​​‍‌‌​ ​ ‌​‌​​‍‌‌​ ​‍​ ​‍‌‍‌‍‌‍‌‍​ ​​​ ‌‌​ ‌‌​ ‌​​ ​‍‌‍​ ​ ​‌​ ​ ‌‍​ ‌‍​‌‌‍​ ‌‍‌‌​ ‌‍​ ​‌​ ​ ‌‍​ ‌‍​‍​ ‌​​ ‍​‌‍‌​​ ‍​​ ‌‍​ ‌‌‌‍​‍​ ‌​​ ‌​​ ​‌​ ‍‌​ ‍‌‌‍​ ​‍‌‌​ ​‍​ ​‍​‍‌‌​ ‌‌‌​‌​​‍ ‍‌‍ ‍‌‍​‌‌‍ ‌‌‍‌‌​‍‌‍‌ ​​‌‍‌‌‌ ​‍‌ ​ ‌ ​​‌‍‌‌‌‍​ ‌ ‌​‌‍‍‌‌ ‌‍‌‍‌‌​ ‌‌ ​​‌ ‌‌‌‍​‍‌‍ ​‌‍‍‌‌ ​ ‌‍‍​‌‍‌‌‌‍‌​​‍​‍‌ ‌
Golf Club​​​​‌ ‍ ​‍​‍‌‍ ‌ ​‍‌‍‍‌‌‍‌ ‌‍‍‌‌‍ ‍​‍​‍​ ‍‍​‍​‍‌ ​ ‌‍​‌‌‍ ‍‌‍‍‌‌ ‌​‌ ‍‌​‍ ‍‌‍‍‌‌‍ ​‍​‍​‍ ​​‍​‍‌‍‍​‌ ​‍‌‍‌‌‌‍‌‍​‍​‍​ ‍‍​‍​‍‌‍‍​‌ ‌​‌ ‌​‌ ​​‌ ​ ​ ‍‍​‍ ​‍ ‌‍​ ‌‍‍​‌‍‌‌‌‍ ​‌ ​ ‌‍‌‌‌‍​‌‌ ​​‌‍‍‌‌‍‌‌‌ ​‍‌ ​ ​‍ ‍‌ ​ ‌‍​‌‌‍ ‍‌‍‍‌‌ ‌​‌ ‍‌​‍ ‍‌ ​ ‌ ‌​‌ ‌‌‌‍‌​‌‍‍‌‌‍ ​‍ ‌‍‍‌‌‍ ‍‌ ‌​‌‍‌‌‌‍ ‍‌ ‌​​‍ ‌‍‌‌‌‍‌​‌‍‍‌‌ ‌​​‍ ‌‍ ‌‌‍ ‌‍‌​‌‍‌‌​ ‌‌ ​​‌ ​‍‌‍‌‌‌ ​ ‌‍‌‌‌‍ ‍‌ ‌​‌‍​‌‌ ‌​‌‍‍‌‌‍ ‌‍ ‍​ ‍ ‌‍‍‌‌‍‌​​ ‌‌‍‌‍‌‍ ‌‍ ‌ ‌​‌‍‌‌‌ ​‍​ ‍ ‌ ‌​‌ ‍‌‌ ​​‌‍‌‌​ ‌‌‍‌‍‌‍ ‌‍ ‌ ‌​‌‍‌‌‌ ​‍​ ‍ ‌ ​​‌‍​‌‌ ‌​‌‍‍​​ ‌‌‍​ ‌‍ ‌‍ ​‌ ‌‌‌‍ ‌‌‍ ‍‌ ​ ​‍‌‌​ ‌‌‌​​‍‌‌ ‌‍‍ ‌‍‌‌‌ ‍‌​‍‌‌​ ​ ‌​‌​​‍‌‌​ ​ ‌​‌​​‍‌‌​ ​‍​ ​‍‌‍‌‌‌‍​‍​ ​‍​ ‍​‌‍​ ​ ‌‌‌‍​ ‌‍​ ‌‍‌‌‌‍​‍‌‍​‌​ ​‌​‍‌‌​ ​‍​ ​‍​‍‌‌​ ‌‌‌​‌​​‍ ‍‌‍ ​‌‍‍‌‌‍ ‍‌‍‍ ‌ ​ ​‍‌‌​ ‌‌‌​​‍‌‌ ‌‍‍ ‌‍‌‌‌ ‍‌​‍‌‌​ ​ ‌​‌​​‍‌‌​ ​ ‌​‌​​‍‌‌​ ​‍​ ​‍​ ‌​‌‍‌‌​ ‌‍‌‍‌​​ ​‍​ ‌‍​ ​‍‌‍‌‍‌‍​‌‌‍​ ‌‍​ ‌‍​ ​‍‌‌​ ​‍​ ​‍​‍‌‌​ ‌‌‌​‌​​‍ ‍‌‍ ‍‌‍​‌‌‍ ‌‌‍‌‌​ ‌‍​‍‌‍​‌‌ ​ ‌‍‌‌‌‌‌‌‌ ​‍‌‍ ​​ ‌‌‍‍​‌ ‌​‌ ‌​‌ ​​‌ ​ ​‍‌‌​ ​ ‌​​‌​‍‌‌​ ​‍‌​‌‍​‍‌‌​ ​‍‌​‌‍‌‍​ ‌‍‍​‌‍‌‌‌‍ ​‌ ​ ‌‍‌‌‌‍​‌‌ ​​‌‍‍‌‌‍‌‌‌ ​‍‌ ​ ​‍ ‍‌ ​ ‌‍​‌‌‍ ‍‌‍‍‌‌ ‌​‌ ‍‌​‍ ‍‌ ​ ‌ ‌​‌ ‌‌‌‍‌​‌‍‍‌‌‍ ​‍‌‍‌‍‍‌‌‍‌​​ ‌‌‍‌‍‌‍ ‌‍ ‌ ‌​‌‍‌‌‌ ​‍​‍‌‍‌ ‌​‌ ‍‌‌ ​​‌‍‌‌​ ‌‌‍‌‍‌‍ ‌‍ ‌ ‌​‌‍‌‌‌ ​‍​‍‌‍‌ ​​‌‍​‌‌ ‌​‌‍‍​​ ‌‌‍​ ‌‍ ‌‍ ​‌ ‌‌‌‍ ‌‌‍ ‍‌ ​ ​‍‌‌​ ‌‌‌​​‍‌‌ ‌‍‍ ‌‍‌‌‌ ‍‌​‍‌‌​ ​ ‌​‌​​‍‌‌​ ​ ‌​‌​​‍‌‌​ ​‍​ ​‍‌‍‌‌‌‍​‍​ ​‍​ ‍​‌‍​ ​ ‌‌‌‍​ ‌‍​ ‌‍‌‌‌‍​‍‌‍​‌​ ​‌​‍‌‌​ ​‍​ ​‍​‍‌‌​ ‌‌‌​‌​​‍ ‍‌‍ ​‌‍‍‌‌‍ ‍‌‍‍ ‌ ​ ​‍‌‌​ ‌‌‌​​‍‌‌ ‌‍‍ ‌‍‌‌‌ ‍‌​‍‌‌​ ​ ‌​‌​​‍‌‌​ ​ ‌​‌​​‍‌‌​ ​‍​ ​‍​ ‌​‌‍‌‌​ ‌‍‌‍‌​​ ​‍​ ‌‍​ ​‍‌‍‌‍‌‍​‌‌‍​ ‌‍​ ‌‍​ ​‍‌‌​ ​‍​ ​‍​‍‌‌​ ‌‌‌​‌​​‍ ‍‌‍ ‍‌‍​‌‌‍ ‌‌‍‌‌​‍‌‍‌ ​​‌‍‌‌‌ ​‍‌ ​ ‌ ​​‌‍‌‌‌‍​ ‌ ‌​‌‍‍‌‌ ‌‍‌‍‌‌​ ‌‌ ​​‌ ‌‌‌‍​‍‌‍ ​‌‍‍‌‌ ​ ‌‍‍​‌‍‌‌‌‍‌​​‍​‍‌ ‌
Athletic Club​​​​‌ ‍ ​‍​‍‌‍ ‌ ​‍‌‍‍‌‌‍‌ ‌‍‍‌‌‍ ‍​‍​‍​ ‍‍​‍​‍‌ ​ ‌‍​‌‌‍ ‍‌‍‍‌‌ ‌​‌ ‍‌​‍ ‍‌‍‍‌‌‍ ​‍​‍​‍ ​​‍​‍‌‍‍​‌ ​‍‌‍‌‌‌‍‌‍​‍​‍​ ‍‍​‍​‍‌‍‍​‌ ‌​‌ ‌​‌ ​​‌ ​ ​ ‍‍​‍ ​‍ ‌‍​ ‌‍‍​‌‍‌‌‌‍ ​‌ ​ ‌‍‌‌‌‍​‌‌ ​​‌‍‍‌‌‍‌‌‌ ​‍‌ ​ ​‍ ‍‌ ​ ‌‍​‌‌‍ ‍‌‍‍‌‌ ‌​‌ ‍‌​‍ ‍‌ ​ ‌ ‌​‌ ‌‌‌‍‌​‌‍‍‌‌‍ ​‍ ‌‍‍‌‌‍ ‍‌ ‌​‌‍‌‌‌‍ ‍‌ ‌​​‍ ‌‍‌‌‌‍‌​‌‍‍‌‌ ‌​​‍ ‌‍ ‌‌‍ ‌‍‌​‌‍‌‌​ ‌‌ ​​‌ ​‍‌‍‌‌‌ ​ ‌‍‌‌‌‍ ‍‌ ‌​‌‍​‌‌ ‌​‌‍‍‌‌‍ ‌‍ ‍​ ‍ ‌‍‍‌‌‍‌​​ ‌‌‍‌‍‌‍ ‌‍ ‌ ‌​‌‍‌‌‌ ​‍​ ‍ ‌ ‌​‌ ‍‌‌ ​​‌‍‌‌​ ‌‌‍‌‍‌‍ ‌‍ ‌ ‌​‌‍‌‌‌ ​‍​ ‍ ‌ ​​‌‍​‌‌ ‌​‌‍‍​​ ‌‌‍​ ‌‍ ‌‍ ​‌ ‌‌‌‍ ‌‌‍ ‍‌ ​ ​‍‌‌​ ‌‌‌​​‍‌‌ ‌‍‍ ‌‍‌‌‌ ‍‌​‍‌‌​ ​ ‌​‌​​‍‌‌​ ​ ‌​‌​​‍‌‌​ ​‍​ ​‍‌‍‌‌‌‍​‍​ ​‍​ ‍​‌‍​ ​ ‌‌‌‍​ ‌‍​ ‌‍‌‌‌‍​‍‌‍​‌​ ​‌​‍‌‌​ ​‍​ ​‍​‍‌‌​ ‌‌‌​‌​​‍ ‍‌‍ ​‌‍‍‌‌‍ ‍‌‍‍ ‌ ​ ​‍‌‌​ ‌‌‌​​‍‌‌ ‌‍‍ ‌‍‌‌‌ ‍‌​‍‌‌​ ​ ‌​‌​​‍‌‌​ ​ ‌​‌​​‍‌‌​ ​‍​ ​‍​ ‍​‌‍​‌​ ​ ​ ‌​‌‍​‌​ ‌ ‌‍‌​‌‍​‌​ ​ ​ ‍​‌‍‌‌‌‍​ ​‍‌‌​ ​‍​ ​‍​‍‌‌​ ‌‌‌​‌​​‍ ‍‌‍ ‍‌‍​‌‌‍ ‌‌‍‌‌​ ‌‍​‍‌‍​‌‌ ​ ‌‍‌‌‌‌‌‌‌ ​‍‌‍ ​​ ‌‌‍‍​‌ ‌​‌ ‌​‌ ​​‌ ​ ​‍‌‌​ ​ ‌​​‌​‍‌‌​ ​‍‌​‌‍​‍‌‌​ ​‍‌​‌‍‌‍​ ‌‍‍​‌‍‌‌‌‍ ​‌ ​ ‌‍‌‌‌‍​‌‌ ​​‌‍‍‌‌‍‌‌‌ ​‍‌ ​ ​‍ ‍‌ ​ ‌‍​‌‌‍ ‍‌‍‍‌‌ ‌​‌ ‍‌​‍ ‍‌ ​ ‌ ‌​‌ ‌‌‌‍‌​‌‍‍‌‌‍ ​‍‌‍‌‍‍‌‌‍‌​​ ‌‌‍‌‍‌‍ ‌‍ ‌ ‌​‌‍‌‌‌ ​‍​‍‌‍‌ ‌​‌ ‍‌‌ ​​‌‍‌‌​ ‌‌‍‌‍‌‍ ‌‍ ‌ ‌​‌‍‌‌‌ ​‍​‍‌‍‌ ​​‌‍​‌‌ ‌​‌‍‍​​ ‌‌‍​ ‌‍ ‌‍ ​‌ ‌‌‌‍ ‌‌‍ ‍‌ ​ ​‍‌‌​ ‌‌‌​​‍‌‌ ‌‍‍ ‌‍‌‌‌ ‍‌​‍‌‌​ ​ ‌​‌​​‍‌‌​ ​ ‌​‌​​‍‌‌​ ​‍​ ​‍‌‍‌‌‌‍​‍​ ​‍​ ‍​‌‍​ ​ ‌‌‌‍​ ‌‍​ ‌‍‌‌‌‍​‍‌‍​‌​ ​‌​‍‌‌​ ​‍​ ​‍​‍‌‌​ ‌‌‌​‌​​‍ ‍‌‍ ​‌‍‍‌‌‍ ‍‌‍‍ ‌ ​ ​‍‌‌​ ‌‌‌​​‍‌‌ ‌‍‍ ‌‍‌‌‌ ‍‌​‍‌‌​ ​ ‌​‌​​‍‌‌​ ​ ‌​‌​​‍‌‌​ ​‍​ ​‍​ ‍​‌‍​‌​ ​ ​ ‌​‌‍​‌​ ‌ ‌‍‌​‌‍​‌​ ​ ​ ‍​‌‍‌‌‌‍​ ​‍‌‌​ ​‍​ ​‍​‍‌‌​ ‌‌‌​‌​​‍ ‍‌‍ ‍‌‍​‌‌‍ ‌‌‍‌‌​‍‌‍‌ ​​‌‍‌‌‌ ​‍‌ ​ ‌ ​​‌‍‌‌‌‍​ ‌ ‌​‌‍‍‌‌ ‌‍‌‍‌‌​ ‌‌ ​​‌ ‌‌‌‍​‍‌‍ ​‌‍‍‌‌ ​ ‌‍‍​‌‍‌‌‌‍‌​​‍​‍‌ ‌
Marina​​​​‌ ‍ ​‍​‍‌‍ ‌ ​‍‌‍‍‌‌‍‌ ‌‍‍‌‌‍ ‍​‍​‍​ ‍‍​‍​‍‌ ​ ‌‍​‌‌‍ ‍‌‍‍‌‌ ‌​‌ ‍‌​‍ ‍‌‍‍‌‌‍ ​‍​‍​‍ ​​‍​‍‌‍‍​‌ ​‍‌‍‌‌‌‍‌‍​‍​‍​ ‍‍​‍​‍‌‍‍​‌ ‌​‌ ‌​‌ ​​‌ ​ ​ ‍‍​‍ ​‍ ‌‍​ ‌‍‍​‌‍‌‌‌‍ ​‌ ​ ‌‍‌‌‌‍​‌‌ ​​‌‍‍‌‌‍‌‌‌ ​‍‌ ​ ​‍ ‍‌ ​ ‌‍​‌‌‍ ‍‌‍‍‌‌ ‌​‌ ‍‌​‍ ‍‌ ​ ‌ ‌​‌ ‌‌‌‍‌​‌‍‍‌‌‍ ​‍ ‌‍‍‌‌‍ ‍‌ ‌​‌‍‌‌‌‍ ‍‌ ‌​​‍ ‌‍‌‌‌‍‌​‌‍‍‌‌ ‌​​‍ ‌‍ ‌‌‍ ‌‍‌​‌‍‌‌​ ‌‌ ​​‌ ​‍‌‍‌‌‌ ​ ‌‍‌‌‌‍ ‍‌ ‌​‌‍​‌‌ ‌​‌‍‍‌‌‍ ‌‍ ‍​ ‍ ‌‍‍‌‌‍‌​​ ‌‌‍‌‍‌‍ ‌‍ ‌ ‌​‌‍‌‌‌ ​‍​ ‍ ‌ ‌​‌ ‍‌‌ ​​‌‍‌‌​ ‌‌‍‌‍‌‍ ‌‍ ‌ ‌​‌‍‌‌‌ ​‍​ ‍ ‌ ​​‌‍​‌‌ ‌​‌‍‍​​ ‌‌‍​ ‌‍ ‌‍ ​‌ ‌‌‌‍ ‌‌‍ ‍‌ ​ ​‍‌‌​ ‌‌‌​​‍‌‌ ‌‍‍ ‌‍‌‌‌ ‍‌​‍‌‌​ ​ ‌​‌​​‍‌‌​ ​ ‌​‌​​‍‌‌​ ​‍​ ​‍‌‍‌‌‌‍​‍​ ​‍​ ‍​‌‍​ ​ ‌‌‌‍​ ‌‍​ ‌‍‌‌‌‍​‍‌‍​‌​ ​‌​‍‌‌​ ​‍​ ​‍​‍‌‌​ ‌‌‌​‌​​‍ ‍‌‍ ​‌‍‍‌‌‍ ‍‌‍‍ ‌ ​ ​‍‌‌​ ‌‌‌​​‍‌‌ ‌‍‍ ‌‍‌‌‌ ‍‌​‍‌‌​ ​ ‌​‌​​‍‌‌​ ​ ‌​‌​​‍‌‌​ ​‍​ ​‍​ ‌‍​ ‌‌​ ‌‍​ ‌‌‌‍‌‌‌‍‌‍‌‍​‌​ ​​​ ‌‍​ ‌‌​ ‌​‌‍‌​​‍‌‌​ ​‍​ ​‍​‍‌‌​ ‌‌‌​‌​​‍ ‍‌‍ ‍‌‍​‌‌‍ ‌‌‍‌‌​ ‌‍​‍‌‍​‌‌ ​ ‌‍‌‌‌‌‌‌‌ ​‍‌‍ ​​ ‌‌‍‍​‌ ‌​‌ ‌​‌ ​​‌ ​ ​‍‌‌​ ​ ‌​​‌​‍‌‌​ ​‍‌​‌‍​‍‌‌​ ​‍‌​‌‍‌‍​ ‌‍‍​‌‍‌‌‌‍ ​‌ ​ ‌‍‌‌‌‍​‌‌ ​​‌‍‍‌‌‍‌‌‌ ​‍‌ ​ ​‍ ‍‌ ​ ‌‍​‌‌‍ ‍‌‍‍‌‌ ‌​‌ ‍‌​‍ ‍‌ ​ ‌ ‌​‌ ‌‌‌‍‌​‌‍‍‌‌‍ ​‍‌‍‌‍‍‌‌‍‌​​ ‌‌‍‌‍‌‍ ‌‍ ‌ ‌​‌‍‌‌‌ ​‍​‍‌‍‌ ‌​‌ ‍‌‌ ​​‌‍‌‌​ ‌‌‍‌‍‌‍ ‌‍ ‌ ‌​‌‍‌‌‌ ​‍​‍‌‍‌ ​​‌‍​‌‌ ‌​‌‍‍​​ ‌‌‍​ ‌‍ ‌‍ ​‌ ‌‌‌‍ ‌‌‍ ‍‌ ​ ​‍‌‌​ ‌‌‌​​‍‌‌ ‌‍‍ ‌‍‌‌‌ ‍‌​‍‌‌​ ​ ‌​‌​​‍‌‌​ ​ ‌​‌​​‍‌‌​ ​‍​ ​‍‌‍‌‌‌‍​‍​ ​‍​ ‍​‌‍​ ​ ‌‌‌‍​ ‌‍​ ‌‍‌‌‌‍​‍‌‍​‌​ ​‌​‍‌‌​ ​‍​ ​‍​‍‌‌​ ‌‌‌​‌​​‍ ‍‌‍ ​‌‍‍‌‌‍ ‍‌‍‍ ‌ ​ ​‍‌‌​ ‌‌‌​​‍‌‌ ‌‍‍ ‌‍‌‌‌ ‍‌​‍‌‌​ ​ ‌​‌​​‍‌‌​ ​ ‌​‌​​‍‌‌​ ​‍​ ​‍​ ‌‍​ ‌‌​ ‌‍​ ‌‌‌‍‌‌‌‍‌‍‌‍​‌​ ​​​ ‌‍​ ‌‌​ ‌​‌‍‌​​‍‌‌​ ​‍​ ​‍​‍‌‌​ ‌‌‌​‌​​‍ ‍‌‍ ‍‌‍​‌‌‍ ‌‌‍‌‌​‍‌‍‌ ​​‌‍‌‌‌ ​‍‌ ​ ‌ ​​‌‍‌‌‌‍​ ‌ ‌​‌‍‍‌‌ ‌‍‌‍‌‌​ ‌‌ ​​‌ ‌‌‌‍​‍‌‍ ​‌‍‍‌‌ ​ ‌‍‍​‌‍‌‌‌‍‌​​‍​‍‌ ‌
Company​​​​‌ ‍ ​‍​‍‌‍ ‌ ​‍‌‍‍‌‌‍‌ ‌‍‍‌‌‍ ‍​‍​‍​ ‍‍​‍​‍‌ ​ ‌‍​‌‌‍ ‍‌‍‍‌‌ ‌​‌ ‍‌​‍ ‍‌‍‍‌‌‍ ​‍​‍​‍ ​​‍​‍‌‍‍​‌ ​‍‌‍‌‌‌‍‌‍​‍​‍​ ‍‍​‍​‍‌‍‍​‌ ‌​‌ ‌​‌ ​​‌ ​ ​ ‍‍​‍ ​‍ ‌‍​ ‌‍‍​‌‍‌‌‌‍ ​‌ ​ ‌‍‌‌‌‍​‌‌ ​​‌‍‍‌‌‍‌‌‌ ​‍‌ ​ ​‍ ‍‌ ​ ‌‍​‌‌‍ ‍‌‍‍‌‌ ‌​‌ ‍‌​‍ ‍‌ ​ ‌ ‌​‌ ‌‌‌‍‌​‌‍‍‌‌‍ ​‍ ‌‍‍‌‌‍ ‍‌ ‌​‌‍‌‌‌‍ ‍‌ ‌​​‍ ‌‍‌‌‌‍‌​‌‍‍‌‌ ‌​​‍ ‌‍ ‌‌‍ ‌‍‌​‌‍‌‌​ ‌‌ ​​‌ ​‍‌‍‌‌‌ ​ ‌‍‌‌‌‍ ‍‌ ‌​‌‍​‌‌ ‌​‌‍‍‌‌‍ ‌‍ ‍​ ‍ ‌‍‍‌‌‍‌​​ ‌‌‍‌‍‌‍ ‌‍ ‌ ‌​‌‍‌‌‌ ​‍​ ‍ ‌ ‌​‌ ‍‌‌ ​​‌‍‌‌​ ‌‌‍‌‍‌‍ ‌‍ ‌ ‌​‌‍‌‌‌ ​‍​ ‍ ‌ ​​‌‍​‌‌ ‌​‌‍‍​​ ‌‌‍​ ‌‍ ‌‍ ​‌ ‌‌‌‍ ‌‌‍ ‍‌ ​ ​‍‌‌​ ‌‌‌​​‍‌‌ ‌‍‍ ‌‍‌‌‌ ‍‌​‍‌‌​ ​ ‌​‌​​‍‌‌​ ​ ‌​‌​​‍‌‌​ ​‍​ ​‍‌‍​ ​ ​ ​ ‌​​ ​​‌‍​ ​ ‌‍‌‍‌​​ ‌​‌‍‌‍‌‍‌‌‌‍‌‌‌‍‌​​‍‌‌​ ​‍​ ​‍​‍‌‌​ ‌‌‌​‌​​‍ ‍‌ ‌​‌‍‍‌‌ ‌​‌‍ ​‌‍‌‌​ ‌‍​‍‌‍​‌‌ ​ ‌‍‌‌‌‌‌‌‌ ​‍‌‍ ​​ ‌‌‍‍​‌ ‌​‌ ‌​‌ ​​‌ ​ ​‍‌‌​ ​ ‌​​‌​‍‌‌​ ​‍‌​‌‍​‍‌‌​ ​‍‌​‌‍‌‍​ ‌‍‍​‌‍‌‌‌‍ ​‌ ​ ‌‍‌‌‌‍​‌‌ ​​‌‍‍‌‌‍‌‌‌ ​‍‌ ​ ​‍ ‍‌ ​ ‌‍​‌‌‍ ‍‌‍‍‌‌ ‌​‌ ‍‌​‍ ‍‌ ​ ‌ ‌​‌ ‌‌‌‍‌​‌‍‍‌‌‍ ​‍‌‍‌‍‍‌‌‍‌​​ ‌‌‍‌‍‌‍ ‌‍ ‌ ‌​‌‍‌‌‌ ​‍​‍‌‍‌ ‌​‌ ‍‌‌ ​​‌‍‌‌​ ‌‌‍‌‍‌‍ ‌‍ ‌ ‌​‌‍‌‌‌ ​‍​‍‌‍‌ ​​‌‍​‌‌ ‌​‌‍‍​​ ‌‌‍​ ‌‍ ‌‍ ​‌ ‌‌‌‍ ‌‌‍ ‍‌ ​ ​‍‌‌​ ‌‌‌​​‍‌‌ ‌‍‍ ‌‍‌‌‌ ‍‌​‍‌‌​ ​ ‌​‌​​‍‌‌​ ​ ‌​‌​​‍‌‌​ ​‍​ ​‍‌‍​ ​ ​ ​ ‌​​ ​​‌‍​ ​ ‌‍‌‍‌​​ ‌​‌‍‌‍‌‍‌‌‌‍‌‌‌‍‌​​‍‌‌​ ​‍​ ​‍​‍‌‌​ ‌‌‌​‌​​‍ ‍‌ ‌​‌‍‍‌‌ ‌​‌‍ ​‌‍‌‌​‍‌‍‌ ​​‌‍‌‌‌ ​‍‌ ​ ‌ ​​‌‍‌‌‌‍​ ‌ ‌​‌‍‍‌‌ ‌‍‌‍‌‌​ ‌‌ ​​‌ ‌‌‌‍​‍‌‍ ​‌‍‍‌‌ ​ ‌‍‍​‌‍‌‌‌‍‌​​‍​‍‌ ‌
More​​​​‌ ‍ ​‍​‍‌‍ ‌ ​‍‌‍‍‌‌‍‌ ‌‍‍‌‌‍ ‍​‍​‍​ ‍‍​‍​‍‌ ​ ‌‍​‌‌‍ ‍‌‍‍‌‌ ‌​‌ ‍‌​‍ ‍‌‍‍‌‌‍ ​‍​‍​‍ ​​‍​‍‌‍‍​‌ ​‍‌‍‌‌‌‍‌‍​‍​‍​ ‍‍​‍​‍‌‍‍​‌ ‌​‌ ‌​‌ ​​‌ ​ ​ ‍‍​‍ ​‍ ‌‍​ ‌‍‍​‌‍‌‌‌‍ ​‌ ​ ‌‍‌‌‌‍​‌‌ ​​‌‍‍‌‌‍‌‌‌ ​‍‌ ​ ​‍ ‍‌ ​ ‌‍​‌‌‍ ‍‌‍‍‌‌ ‌​‌ ‍‌​‍ ‍‌ ​ ‌ ‌​‌ ‌‌‌‍‌​‌‍‍‌‌‍ ​‍ ‌‍‍‌‌‍ ‍‌ ‌​‌‍‌‌‌‍ ‍‌ ‌​​‍ ‌‍‌‌‌‍‌​‌‍‍‌‌ ‌​​‍ ‌‍ ‌‌‍ ‌‍‌​‌‍‌‌​ ‌‌ ​​‌ ​‍‌‍‌‌‌ ​ ‌‍‌‌‌‍ ‍‌ ‌​‌‍​‌‌ ‌​‌‍‍‌‌‍ ‌‍ ‍​ ‍ ‌‍‍‌‌‍‌​​ ‌‌‍‌‍‌‍ ‌‍ ‌ ‌​‌‍‌‌‌ ​‍​ ‍ ‌ ‌​‌ ‍‌‌ ​​‌‍‌‌​ ‌‌‍‌‍‌‍ ‌‍ ‌ ‌​‌‍‌‌‌ ​‍​ ‍ ‌ ​​‌‍​‌‌ ‌​‌‍‍​​ ‌‌‍​ ‌‍ ‌‍ ​‌ ‌‌‌‍ ‌‌‍ ‍‌ ​ ​‍‌‌​ ‌‌‌​​‍‌‌ ‌‍‍ ‌‍‌‌‌ ‍‌​‍‌‌​ ​ ‌​‌​​‍‌‌​ ​ ‌​‌​​‍‌‌​ ​‍​ ​‍​ ‌‌​ ​ ​ ‌‌​ ‍‌‌‍​ ​ ​‍‌‍‌​​ ‍​‌‍​‌​ ‍​​ ​ ​ ​ ​‍‌‌​ ​‍​ ​‍​‍‌‌​ ‌‌‌​‌​​‍ ‍‌ ‌​‌‍‍‌‌ ‌​‌‍ ​‌‍‌‌​ ‌‍​‍‌‍​‌‌ ​ ‌‍‌‌‌‌‌‌‌ ​‍‌‍ ​​ ‌‌‍‍​‌ ‌​‌ ‌​‌ ​​‌ ​ ​‍‌‌​ ​ ‌​​‌​‍‌‌​ ​‍‌​‌‍​‍‌‌​ ​‍‌​‌‍‌‍​ ‌‍‍​‌‍‌‌‌‍ ​‌ ​ ‌‍‌‌‌‍​‌‌ ​​‌‍‍‌‌‍‌‌‌ ​‍‌ ​ ​‍ ‍‌ ​ ‌‍​‌‌‍ ‍‌‍‍‌‌ ‌​‌ ‍‌​‍ ‍‌ ​ ‌ ‌​‌ ‌‌‌‍‌​‌‍‍‌‌‍ ​‍‌‍‌‍‍‌‌‍‌​​ ‌‌‍‌‍‌‍ ‌‍ ‌ ‌​‌‍‌‌‌ ​‍​‍‌‍‌ ‌​‌ ‍‌‌ ​​‌‍‌‌​ ‌‌‍‌‍‌‍ ‌‍ ‌ ‌​‌‍‌‌‌ ​‍​‍‌‍‌ ​​‌‍​‌‌ ‌​‌‍‍​​ ‌‌‍​ ‌‍ ‌‍ ​‌ ‌‌‌‍ ‌‌‍ ‍‌ ​ ​‍‌‌​ ‌‌‌​​‍‌‌ ‌‍‍ ‌‍‌‌‌ ‍‌​‍‌‌​ ​ ‌​‌​​‍‌‌​ ​ ‌​‌​​‍‌‌​ ​‍​ ​‍​ ‌‌​ ​ ​ ‌‌​ ‍‌‌‍​ ​ ​‍‌‍‌​​ ‍​‌‍​‌​ ‍​​ ​ ​ ​ ​‍‌‌​ ​‍​ ​‍​‍‌‌​ ‌‌‌​‌​​‍ ‍‌ ‌​‌‍‍‌‌ ‌​‌‍ ​‌‍‌‌​‍‌‍‌ ​​‌‍‌‌‌ ​‍‌ ​ ‌ ​​‌‍‌‌‌‍​ ‌ ‌​‌‍‍‌‌ ‌‍‌‍‌‌​ ‌‌ ​​‌ ‌‌‌‍​‍‌‍ ​‌‍‍‌‌ ​ ‌‍‍​‌‍‌‌‌‍‌​​‍​‍‌ ‌
Stay in Touch​​​​‌ ‍ ​‍​‍‌‍ ‌ ​‍‌‍‍‌‌‍‌ ‌‍‍‌‌‍ ‍​‍​‍​ ‍‍​‍​‍‌ ​ ‌‍​‌‌‍ ‍‌‍‍‌‌ ‌​‌ ‍‌​‍ ‍‌‍‍‌‌‍ ​‍​‍​‍ ​​‍​‍‌‍‍​‌ ​‍‌‍‌‌‌‍‌‍​‍​‍​ ‍‍​‍​‍‌‍‍​‌ ‌​‌ ‌​‌ ​​‌ ​ ​ ‍‍​‍ ​‍ ‌‍​ ‌‍‍​‌‍‌‌‌‍ ​‌ ​ ‌‍‌‌‌‍​‌‌ ​​‌‍‍‌‌‍‌‌‌ ​‍‌ ​ ​‍ ‍‌ ​ ‌‍​‌‌‍ ‍‌‍‍‌‌ ‌​‌ ‍‌​‍ ‍‌ ​ ‌ ‌​‌ ‌‌‌‍‌​‌‍‍‌‌‍ ​‍ ‌‍‍‌‌‍ ‍‌ ‌​‌‍‌‌‌‍ ‍‌ ‌​​‍ ‌‍‌‌‌‍‌​‌‍‍‌‌ ‌​​‍ ‌‍ ‌‌‍ ‌‍‌​‌‍‌‌​ ‌‌ ​​‌ ​‍‌‍‌‌‌ ​ ‌‍‌‌‌‍ ‍‌ ‌​‌‍​‌‌ ‌​‌‍‍‌‌‍ ‌‍ ‍​ ‍ ‌‍‍‌‌‍‌​​ ‌‌‍‌‍‌‍ ‌‍ ‌ ‌​‌‍‌‌‌ ​‍​ ‍ ‌ ‌​‌ ‍‌‌ ​​‌‍‌‌​ ‌‌‍‌‍‌‍ ‌‍ ‌ ‌​‌‍‌‌‌ ​‍​ ‍ ‌ ​​‌‍​‌‌ ‌​‌‍‍​​ ‌‌‍​ ‌‍ ‌‍ ​‌ ‌‌‌‍ ‌‌‍ ‍‌ ​ ​‍‌‌​ ‌‌‌​​‍‌‌ ‌‍‍ ‌‍‌‌‌ ‍‌​‍‌‌​ ​ ‌​‌​​‍‌‌​ ​ ‌​‌​​‍‌‌​ ​‍​ ​‍​ ‍​‌‍​‍‌‍‌​​ ​‌‌‍​‍‌‍‌‌‌‍‌‌‌‍‌​‌‍​‌​ ​‍‌‍‌‌‌‍​‌​‍‌‌​ ​‍​ ​‍​‍‌‌​ ‌‌‌​‌​​‍ ‍‌ ‌​‌‍‍‌‌ ‌​‌‍ ​‌‍‌‌​ ‌‍​‍‌‍​‌‌ ​ ‌‍‌‌‌‌‌‌‌ ​‍‌‍ ​​ ‌‌‍‍​‌ ‌​‌ ‌​‌ ​​‌ ​ ​‍‌‌​ ​ ‌​​‌​‍‌‌​ ​‍‌​‌‍​‍‌‌​ ​‍‌​‌‍‌‍​ ‌‍‍​‌‍‌‌‌‍ ​‌ ​ ‌‍‌‌‌‍​‌‌ ​​‌‍‍‌‌‍‌‌‌ ​‍‌ ​ ​‍ ‍‌ ​ ‌‍​‌‌‍ ‍‌‍‍‌‌ ‌​‌ ‍‌​‍ ‍‌ ​ ‌ ‌​‌ ‌‌‌‍‌​‌‍‍‌‌‍ ​‍‌‍‌‍‍‌‌‍‌​​ ‌‌‍‌‍‌‍ ‌‍ ‌ ‌​‌‍‌‌‌ ​‍​‍‌‍‌ ‌​‌ ‍‌‌ ​​‌‍‌‌​ ‌‌‍‌‍‌‍ ‌‍ ‌ ‌​‌‍‌‌‌ ​‍​‍‌‍‌ ​​‌‍​‌‌ ‌​‌‍‍​​ ‌‌‍​ ‌‍ ‌‍ ​‌ ‌‌‌‍ ‌‌‍ ‍‌ ​ ​‍‌‌​ ‌‌‌​​‍‌‌ ‌‍‍ ‌‍‌‌‌ ‍‌​‍‌‌​ ​ ‌​‌​​‍‌‌​ ​ ‌​‌​​‍‌‌​ ​‍​ ​‍​ ‍​‌‍​‍‌‍‌​​ ​‌‌‍​‍‌‍‌‌‌‍‌‌‌‍‌​‌‍​‌​ ​‍‌‍‌‌‌‍​‌​‍‌‌​ ​‍​ ​‍​‍‌‌​ ‌‌‌​‌​​‍ ‍‌ ‌​‌‍‍‌‌ ‌​‌‍ ​‌‍‌‌​‍‌‍‌ ​​‌‍‌‌‌ ​‍‌ ​ ‌ ​​‌‍‌‌‌‍​ ‌ ‌​‌‍‍‌‌ ‌‍‌‍‌‌​ ‌‌ ​​‌ ‌‌‌‍​‍‌‍ ​‌‍‍‌‌ ​ ‌‍‍​‌‍‌‌‌‍‌​​‍​‍‌ ‌